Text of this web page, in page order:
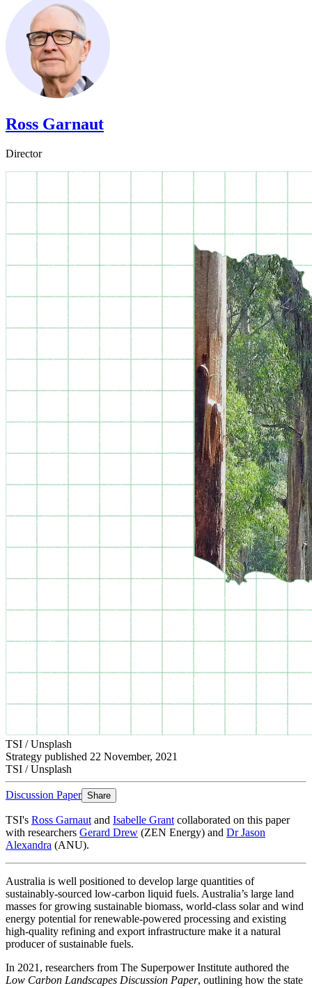
Ross Garnaut​​​​‌ ‍ ​‍​‍‌‍ ‌ ​‍‌‍‍‌‌‍‌ ‌‍‍‌‌‍ ‍​‍​‍​ ‍‍​‍​‍‌ ​ ‌‍​‌‌‍ ‍‌‍‍‌‌ ‌​‌ ‍‌​‍ ‍‌‍‍‌‌‍ ​‍​‍​‍ ​​‍​‍‌‍‍​‌ ​‍‌‍‌‌‌‍‌‍​‍​‍​ ‍‍​‍​‍‌‍‍​‌ ‌​‌ ‌​‌ ​​​ ‍‍​‍ ​‍ ‌‍ ​‌‍ ‌‍​ ‌‍​‌‌‍ ​‌‍‍​‌‍ ‌ ​ ‌ ‌​​ ‍‍​ ​ ​ ​ ​ ​ ​ ​ ​‍ ‌‍‍‌‌‍ ‍‌ ‌​‌‍‌‌‌‍ ‍‌ ‌​​‍ ‌‍‌‌‌‍‌​‌‍‍‌‌ ‌​​‍ ‌‍ ‌‌‍ ‌‍‌​‌‍‌‌​ ‌‌ ​​‌ ​‍‌‍‌‌‌ ​ ‌‍‌‌‌‍ ‍‌ ‌​‌‍​‌‌ ‌​‌‍‍‌‌‍ ‌‍ ‍​ ‍ ‌‍‍‌‌‍‌​​ ‌‌‍​‌​ ​ ‌‍‌‌‌‍​‌‌‍‌‍‌‍​‍​ ‌‌​ ​ ​‍ ‌‌‍​‌​ ‌‌​ ‌​​ ​‍​‍ ‌​ ‌​​ ​‌‌‍​‌​ ‌​​‍ ‌​ ‍​‌‍‌‍‌‍‌​‌‍‌‍​‍ ‌​ ​‍​ ​ ​ ‍​‌‍​ ‌‍​ ​ ‌‍​ ‍‌‌‍​‌​ ​ ‌‍‌​​ ​‍‌‍‌‌​ ‍ ‌ ‌​‌ ‍‌‌ ​​‌‍‌‌​ ‌‌‍​‌‌ ‌‌‌ ‌​‌‍‍​‌‍ ‌ ​‍​ ‍ ‌ ​​‌‍​‌‌ ‌​‌‍‍​​ ‌‌‍ ‍‌‍​‌‌‍ ‌‌‍‌‌​ ‌‍​‍‌‍​‌‌ ​ ‌‍‌‌‌‌‌‌‌ ​‍‌‍ ​​ ‌‌‍‍​‌ ‌​‌ ‌​‌ ​​​‍‌‌​ ​ ‌​​‌​‍‌‌​ ​‍‌​‌‍​‍‌‌​ ​‍‌​‌‍‌‍ ​‌‍ ‌‍​ ‌‍​‌‌‍ ​‌‍‍​‌‍ ‌ ​ ‌ ‌​​‍‌‌​ ​ ‌​​‌​ ​ ​ ​ ​ ​ ​ ​ ​‍‌‍‌‍‍‌‌‍‌​​ ‌‌‍​‌​ ​ ‌‍‌‌‌‍​‌‌‍‌‍‌‍​‍​ ‌‌​ ​ ​‍ ‌‌‍​‌​ ‌‌​ ‌​​ ​‍​‍ ‌​ ‌​​ ​‌‌‍​‌​ ‌​​‍ ‌​ ‍​‌‍‌‍‌‍‌​‌‍‌‍​‍ ‌​ ​‍​ ​ ​ ‍​‌‍​ ‌‍​ ​ ‌‍​ ‍‌‌‍​‌​ ​ ‌‍‌​​ ​‍‌‍‌‌​‍‌‍‌ ‌​‌ ‍‌‌ ​​‌‍‌‌​ ‌‌‍​‌‌ ‌‌‌ ‌​‌‍‍​‌‍ ‌ ​‍​‍‌‍‌ ​​‌‍​‌‌ ‌​‌‍‍​​ ‌‌‍ ‍‌‍​‌‌‍ ‌‌‍‌‌​‍‌‍‌ ​​‌‍‌‌‌ ​‍‌ ​ ‌ ​​‌‍‌‌‌‍​ ‌ ‌​‌‍‍‌‌ ‌‍‌‍‌‌​ ‌‌ ​​‌ ‌‌‌‍​‍‌‍ ​‌‍‍‌‌ ​ ‌‍‍​‌‍‌‌‌‍‌​​‍​‍‌ ‌
Director​​​​‌ ‍ ​‍​‍‌‍ ‌ ​‍‌‍‍‌‌‍‌ ‌‍‍‌‌‍ ‍​‍​‍​ ‍‍​‍​‍‌ ​ ‌‍​‌‌‍ ‍‌‍‍‌‌ ‌​‌ ‍‌​‍ ‍‌‍‍‌‌‍ ​‍​‍​‍ ​​‍​‍‌‍‍​‌ ​‍‌‍‌‌‌‍‌‍​‍​‍​ ‍‍​‍​‍‌‍‍​‌ ‌​‌ ‌​‌ ​​​ ‍‍​‍ ​‍ ‌‍ ​‌‍ ‌‍​ ‌‍​‌‌‍ ​‌‍‍​‌‍ ‌ ​ ‌ ‌​​ ‍‍​ ​ ​ ​ ​ ​ ​ ​ ​‍ ‌‍‍‌‌‍ ‍‌ ‌​‌‍‌‌‌‍ ‍‌ ‌​​‍ ‌‍‌‌‌‍‌​‌‍‍‌‌ ‌​​‍ ‌‍ ‌‌‍ ‌‍‌​‌‍‌‌​ ‌‌ ​​‌ ​‍‌‍‌‌‌ ​ ‌‍‌‌‌‍ ‍‌ ‌​‌‍​‌‌ ‌​‌‍‍‌‌‍ ‌‍ ‍​ ‍ ‌‍‍‌‌‍‌​​ ‌‌‍​‌​ ​ ‌‍‌‌‌‍​‌‌‍‌‍‌‍​‍​ ‌‌​ ​ ​‍ ‌‌‍​‌​ ‌‌​ ‌​​ ​‍​‍ ‌​ ‌​​ ​‌‌‍​‌​ ‌​​‍ ‌​ ‍​‌‍‌‍‌‍‌​‌‍‌‍​‍ ‌​ ​‍​ ​ ​ ‍​‌‍​ ‌‍​ ​ ‌‍​ ‍‌‌‍​‌​ ​ ‌‍‌​​ ​‍‌‍‌‌​ ‍ ‌ ‌​‌ ‍‌‌ ​​‌‍‌‌​ ‌‌‍​‌‌ ‌‌‌ ‌​‌‍‍​‌‍ ‌ ​‍​ ‍ ‌ ​​‌‍​‌‌ ‌​‌‍‍​​ ‌‌ ‌​‌‍‍‌‌ ‌​‌‍ ​‌‍‌‌​ ‌‍​‍‌‍​‌‌ ​ ‌‍‌‌‌‌‌‌‌ ​‍‌‍ ​​ ‌‌‍‍​‌ ‌​‌ ‌​‌ ​​​‍‌‌​ ​ ‌​​‌​‍‌‌​ ​‍‌​‌‍​‍‌‌​ ​‍‌​‌‍‌‍ ​‌‍ ‌‍​ ‌‍​‌‌‍ ​‌‍‍​‌‍ ‌ ​ ‌ ‌​​‍‌‌​ ​ ‌​​‌​ ​ ​ ​ ​ ​ ​ ​ ​‍‌‍‌‍‍‌‌‍‌​​ ‌‌‍​‌​ ​ ‌‍‌‌‌‍​‌‌‍‌‍‌‍​‍​ ‌‌​ ​ ​‍ ‌‌‍​‌​ ‌‌​ ‌​​ ​‍​‍ ‌​ ‌​​ ​‌‌‍​‌​ ‌​​‍ ‌​ ‍​‌‍‌‍‌‍‌​‌‍‌‍​‍ ‌​ ​‍​ ​ ​ ‍​‌‍​ ‌‍​ ​ ‌‍​ ‍‌‌‍​‌​ ​ ‌‍‌​​ ​‍‌‍‌‌​‍‌‍‌ ‌​‌ ‍‌‌ ​​‌‍‌‌​ ‌‌‍​‌‌ ‌‌‌ ‌​‌‍‍​‌‍ ‌ ​‍​‍‌‍‌ ​​‌‍​‌‌ ‌​‌‍‍​​ ‌‌ ‌​‌‍‍‌‌ ‌​‌‍ ​‌‍‌‌​‍‌‍‌ ​​‌‍‌‌‌ ​‍‌ ​ ‌ ​​‌‍‌‌‌‍​ ‌ ‌​‌‍‍‌‌ ‌‍‌‍‌‌​ ‌‌ ​​‌ ‌‌‌‍​‍‌‍ ​‌‍‍‌‌ ​ ‌‍‍​‌‍‌‌‌‍‌​​‍​‍‌ ‌
TSI / Unsplash​​​​‌ ‍ ​‍​‍‌‍ ‌ ​‍‌‍‍‌‌‍‌ ‌‍‍‌‌‍ ‍​‍​‍​ ‍‍​‍​‍‌ ​ ‌‍​‌‌‍ ‍‌‍‍‌‌ ‌​‌ ‍‌​‍ ‍‌‍‍‌‌‍ ​‍​‍​‍ ​​‍​‍‌‍‍​‌ ​‍‌‍‌‌‌‍‌‍​‍​‍​ ‍‍​‍​‍‌‍‍​‌ ‌​‌ ‌​‌ ​​​ ‍‍​‍ ​‍ ‌‍ ​‌‍ ‌‍​ ‌‍​‌‌‍ ​‌‍‍​‌‍ ‌ ​ ‌ ‌​​ ‍‍​ ​ ​ ​ ​ ​ ​ ​ ​‍ ‌‍‍‌‌‍ ‍‌ ‌​‌‍‌‌‌‍ ‍‌ ‌​​‍ ‌‍‌‌‌‍‌​‌‍‍‌‌ ‌​​‍ ‌‍ ‌‌‍ ‌‍‌​‌‍‌‌​ ‌‌ ​​‌ ​‍‌‍‌‌‌ ​ ‌‍‌‌‌‍ ‍‌ ‌​‌‍​‌‌ ‌​‌‍‍‌‌‍ ‌‍ ‍​ ‍ ‌‍‍‌‌‍‌​​ ‌​ ​‌​ ‌ ‌‍‌‍​ ‌​‌‍​‍‌‍‌‌‌‍‌​‌‍‌‌​‍ ‌‌‍‌​​ ​ ‌‍​‌​ ‌ ​‍ ‌​ ‌​​ ​ ​ ‌‌‌‍​‍​‍ ‌‌‍​‌‌‍‌‍‌‍​‌​ ‍​​‍ ‌‌‍‌‌‌‍​ ​ ‍‌​ ‌‍​ ​‌‌‍​ ​ ‍​​ ​‌​ ‍‌​ ​‌‌‍​‌​ ‌ ​ ‍ ‌ ‌​‌ ‍‌‌ ​​‌‍‌‌​ ‌‌ ‌ ‌‍ ‌ ​‍‌‍‍ ​ ‍ ‌ ​​‌‍​‌‌ ‌​‌‍‍​​ ‌‌ ‌​‌‍‍​‌ ‌‌‌‍ ‌‌‍​‍‌‍ ‍‌‍​‌‌‍‍‌‌‍ ​‌​​ ‌‍‍‌‌ ‌​‌‍‌‌​ ‌‍​‍‌‍​‌‌ ​ ‌‍‌‌‌‌‌‌‌ ​‍‌‍ ​​ ‌‌‍‍​‌ ‌​‌ ‌​‌ ​​​‍‌‌​ ​ ‌​​‌​‍‌‌​ ​‍‌​‌‍​‍‌‌​ ​‍‌​‌‍‌‍ ​‌‍ ‌‍​ ‌‍​‌‌‍ ​‌‍‍​‌‍ ‌ ​ ‌ ‌​​‍‌‌​ ​ ‌​​‌​ ​ ​ ​ ​ ​ ​ ​ ​‍‌‍‌‍‍‌‌‍‌​​ ‌​ ​‌​ ‌ ‌‍‌‍​ ‌​‌‍​‍‌‍‌‌‌‍‌​‌‍‌‌​‍ ‌‌‍‌​​ ​ ‌‍​‌​ ‌ ​‍ ‌​ ‌​​ ​ ​ ‌‌‌‍​‍​‍ ‌‌‍​‌‌‍‌‍‌‍​‌​ ‍​​‍ ‌‌‍‌‌‌‍​ ​ ‍‌​ ‌‍​ ​‌‌‍​ ​ ‍​​ ​‌​ ‍‌​ ​‌‌‍​‌​ ‌ ​‍‌‍‌ ‌​‌ ‍‌‌ ​​‌‍‌‌​ ‌‌ ‌ ‌‍ ‌ ​‍‌‍‍ ​‍‌‍‌ ​​‌‍​‌‌ ‌​‌‍‍​​ ‌‌ ‌​‌‍‍​‌ ‌‌‌‍ ‌‌‍​‍‌‍ ‍‌‍​‌‌‍‍‌‌‍ ​‌​​ ‌‍‍‌‌ ‌​‌‍‌‌​‍‌‍‌ ​​‌‍‌‌‌ ​‍‌ ​ ‌ ​​‌‍‌‌‌‍​ ‌ ‌​‌‍‍‌‌ ‌‍‌‍‌‌​ ‌‌ ​​‌ ‌‌‌‍​‍‌‍ ​‌‍‍‌‌ ​ ‌‍‍​‌‍‌‌‌‍‌​​‍​‍‌ ‌
Strategy published 22 November, 2021
TSI / Unsplash​​​​‌ ‍ ​‍​‍‌‍ ‌ ​‍‌‍‍‌‌‍‌ ‌‍‍‌‌‍ ‍​‍​‍​ ‍‍​‍​‍‌ ​ ‌‍​‌‌‍ ‍‌‍‍‌‌ ‌​‌ ‍‌​‍ ‍‌‍‍‌‌‍ ​‍​‍​‍ ​​‍​‍‌‍‍​‌ ​‍‌‍‌‌‌‍‌‍​‍​‍​ ‍‍​‍​‍‌‍‍​‌ ‌​‌ ‌​‌ ​​​ ‍‍​‍ ​‍ ‌‍ ​‌‍ ‌‍​ ‌‍​‌‌‍ ​‌‍‍​‌‍ ‌ ​ ‌ ‌​​ ‍‍​ ​ ​ ​ ​ ​ ​ ​ ​‍ ‌‍‍‌‌‍ ‍‌ ‌​‌‍‌‌‌‍ ‍‌ ‌​​‍ ‌‍‌‌‌‍‌​‌‍‍‌‌ ‌​​‍ ‌‍ ‌‌‍ ‌‍‌​‌‍‌‌​ ‌‌ ​​‌ ​‍‌‍‌‌‌ ​ ‌‍‌‌‌‍ ‍‌ ‌​‌‍​‌‌ ‌​‌‍‍‌‌‍ ‌‍ ‍​ ‍ ‌‍‍‌‌‍‌​​ ‌​ ​‌​ ‌ ‌‍‌‍​ ‌​‌‍​‍‌‍‌‌‌‍‌​‌‍‌‌​‍ ‌‌‍‌​​ ​ ‌‍​‌​ ‌ ​‍ ‌​ ‌​​ ​ ​ ‌‌‌‍​‍​‍ ‌‌‍​‌‌‍‌‍‌‍​‌​ ‍​​‍ ‌‌‍‌‌‌‍​ ​ ‍‌​ ‌‍​ ​‌‌‍​ ​ ‍​​ ​‌​ ‍‌​ ​‌‌‍​‌​ ‌ ​ ‍ ‌ ‌​‌ ‍‌‌ ​​‌‍‌‌​ ‌‌ ‌ ‌‍ ‌ ​‍‌‍‍ ​ ‍ ‌ ​​‌‍​‌‌ ‌​‌‍‍​​ ‌‌ ‌​‌‍‍​‌ ‌‌‌‍ ‌‌‍​‍‌‍ ‍‌‍​‌‌‍‍‌‌‍ ​‌​​ ‌‍‍‌‌ ‌​‌‍‌‌​ ‌‍​‍‌‍​‌‌ ​ ‌‍‌‌‌‌‌‌‌ ​‍‌‍ ​​ ‌‌‍‍​‌ ‌​‌ ‌​‌ ​​​‍‌‌​ ​ ‌​​‌​‍‌‌​ ​‍‌​‌‍​‍‌‌​ ​‍‌​‌‍‌‍ ​‌‍ ‌‍​ ‌‍​‌‌‍ ​‌‍‍​‌‍ ‌ ​ ‌ ‌​​‍‌‌​ ​ ‌​​‌​ ​ ​ ​ ​ ​ ​ ​ ​‍‌‍‌‍‍‌‌‍‌​​ ‌​ ​‌​ ‌ ‌‍‌‍​ ‌​‌‍​‍‌‍‌‌‌‍‌​‌‍‌‌​‍ ‌‌‍‌​​ ​ ‌‍​‌​ ‌ ​‍ ‌​ ‌​​ ​ ​ ‌‌‌‍​‍​‍ ‌‌‍​‌‌‍‌‍‌‍​‌​ ‍​​‍ ‌‌‍‌‌‌‍​ ​ ‍‌​ ‌‍​ ​‌‌‍​ ​ ‍​​ ​‌​ ‍‌​ ​‌‌‍​‌​ ‌ ​‍‌‍‌ ‌​‌ ‍‌‌ ​​‌‍‌‌​ ‌‌ ‌ ‌‍ ‌ ​‍‌‍‍ ​‍‌‍‌ ​​‌‍​‌‌ ‌​‌‍‍​​ ‌‌ ‌​‌‍‍​‌ ‌‌‌‍ ‌‌‍​‍‌‍ ‍‌‍​‌‌‍‍‌‌‍ ​‌​​ ‌‍‍‌‌ ‌​‌‍‌‌​‍‌‍‌ ​​‌‍‌‌‌ ​‍‌ ​ ‌ ​​‌‍‌‌‌‍​ ‌ ‌​‌‍‍‌‌ ‌‍‌‍‌‌​ ‌‌ ​​‌ ‌‌‌‍​‍‌‍ ​‌‍‍‌‌ ​ ‌‍‍​‌‍‌‌‌‍‌​​‍​‍‌ ‌
Discussion Paper​​​​‌ ‍ ​‍​‍‌‍ ‌ ​‍‌‍‍‌‌‍‌ ‌‍‍‌‌‍ ‍​‍​‍​ ‍‍​‍​‍‌ ​ ‌‍​‌‌‍ ‍‌‍‍‌‌ ‌​‌ ‍‌​‍ ‍‌‍‍‌‌‍ ​‍​‍​‍ ​​‍​‍‌‍‍​‌ ​‍‌‍‌‌‌‍‌‍​‍​‍​ ‍‍​‍​‍‌‍‍​‌ ‌​‌ ‌​‌ ​​​ ‍‍​‍ ​‍ ‌‍ ​‌‍ ‌‍​ ‌‍​‌‌‍ ​‌‍‍​‌‍ ‌ ​ ‌ ‌​​ ‍‍​ ​ ​ ​ ​ ​ ​ ​ ​‍ ‌‍‍‌‌‍ ‍‌ ‌​‌‍‌‌‌‍ ‍‌ ‌​​‍ ‌‍‌‌‌‍‌​‌‍‍‌‌ ‌​​‍ ‌‍ ‌‌‍ ‌‍‌​‌‍‌‌​ ‌‌ ​​‌ ​‍‌‍‌‌‌ ​ ‌‍‌‌‌‍ ‍‌ ‌​‌‍​‌‌ ‌​‌‍‍‌‌‍ ‌‍ ‍​ ‍ ‌‍‍‌‌‍‌​​ ‌​ ​‌​ ‌ ‌‍‌‍​ ‌​‌‍​‍‌‍‌‌‌‍‌​‌‍‌‌​‍ ‌‌‍‌​​ ​ ‌‍​‌​ ‌ ​‍ ‌​ ‌​​ ​ ​ ‌‌‌‍​‍​‍ ‌‌‍​‌‌‍‌‍‌‍​‌​ ‍​​‍ ‌‌‍‌‌‌‍​ ​ ‍‌​ ‌‍​ ​‌‌‍​ ​ ‍​​ ​‌​ ‍‌​ ​‌‌‍​‌​ ‌ ​ ‍ ‌ ‌​‌ ‍‌‌ ​​‌‍‌‌​ ‌‌ ‌ ‌‍ ‌ ​‍‌‍‍ ​ ‍ ‌ ​​‌‍​‌‌ ‌​‌‍‍​​ ‌‌‍‌​‌‍ ‌ ‌ ‌‍ ‍‌‍ ​‌‍ ‌‍​‌‌‍‌​‌ ​ ‌​​‌‌‍ ‍‌‍‌​‌​ ​‌‍‍‌‌‍ ‍‌‍‍ ‌ ​ ​‍‌‌​ ‌‌‌​​‍‌‌ ‌‍‍ ‌‍‌‌‌ ‍‌​‍‌‌​ ​ ‌​‌​​‍‌‌​ ​ ‌​‌​​‍‌‌​ ​‍​ ​‍‌‍​ ‌‍‌​​ ​‌​ ‍​​ ‌​​ ‌‍​ ‍‌‌‍​ ​ ‌ ​ ‌‌​ ​​‌‍‌‍​‍‌‌​ ​‍​ ​‍​‍‌‌​ ‌‌‌​‌​​‍ ‍‌ ‌​‌‍‍‌‌ ‌​‌‍ ​‌‍‌‌​ ‌‍​‍‌‍​‌‌ ​ ‌‍‌‌‌‌‌‌‌ ​‍‌‍ ​​ ‌‌‍‍​‌ ‌​‌ ‌​‌ ​​​‍‌‌​ ​ ‌​​‌​‍‌‌​ ​‍‌​‌‍​‍‌‌​ ​‍‌​‌‍‌‍ ​‌‍ ‌‍​ ‌‍​‌‌‍ ​‌‍‍​‌‍ ‌ ​ ‌ ‌​​‍‌‌​ ​ ‌​​‌​ ​ ​ ​ ​ ​ ​ ​ ​‍‌‍‌‍‍‌‌‍‌​​ ‌​ ​‌​ ‌ ‌‍‌‍​ ‌​‌‍​‍‌‍‌‌‌‍‌​‌‍‌‌​‍ ‌‌‍‌​​ ​ ‌‍​‌​ ‌ ​‍ ‌​ ‌​​ ​ ​ ‌‌‌‍​‍​‍ ‌‌‍​‌‌‍‌‍‌‍​‌​ ‍​​‍ ‌‌‍‌‌‌‍​ ​ ‍‌​ ‌‍​ ​‌‌‍​ ​ ‍​​ ​‌​ ‍‌​ ​‌‌‍​‌​ ‌ ​‍‌‍‌ ‌​‌ ‍‌‌ ​​‌‍‌‌​ ‌‌ ‌ ‌‍ ‌ ​‍‌‍‍ ​‍‌‍‌ ​​‌‍​‌‌ ‌​‌‍‍​​ ‌‌‍‌​‌‍ ‌ ‌ ‌‍ ‍‌‍ ​‌‍ ‌‍​‌‌‍‌​‌ ​ ‌​​‌‌‍ ‍‌‍‌​‌​ ​‌‍‍‌‌‍ ‍‌‍‍ ‌ ​ ​‍‌‌​ ‌‌‌​​‍‌‌ ‌‍‍ ‌‍‌‌‌ ‍‌​‍‌‌​ ​ ‌​‌​​‍‌‌​ ​ ‌​‌​​‍‌‌​ ​‍​ ​‍‌‍​ ‌‍‌​​ ​‌​ ‍​​ ‌​​ ‌‍​ ‍‌‌‍​ ​ ‌ ​ ‌‌​ ​​‌‍‌‍​‍‌‌​ ​‍​ ​‍​‍‌‌​ ‌‌‌​‌​​‍ ‍‌ ‌​‌‍‍‌‌ ‌​‌‍ ​‌‍‌‌​‍‌‍‌ ​​‌‍‌‌‌ ​‍‌ ​ ‌ ​​‌‍‌‌‌‍​ ‌ ‌​‌‍‍‌‌ ‌‍‌‍‌‌​ ‌‌ ​​‌ ‌‌‌‍​‍‌‍ ​‌‍‍‌‌ ​ ‌‍‍​‌‍‌‌‌‍‌​​‍​‍‌ ‌ Share
TSI's ​​​​‌ ‍ ​‍​‍‌‍ ‌ ​‍‌‍‍‌‌‍‌ ‌‍‍‌‌‍ ‍​‍​‍​ ‍‍​‍​‍‌ ​ ‌‍​‌‌‍ ‍‌‍‍‌‌ ‌​‌ ‍‌​‍ ‍‌‍‍‌‌‍ ​‍​‍​‍ ​​‍​‍‌‍‍​‌ ​‍‌‍‌‌‌‍‌‍​‍​‍​ ‍‍​‍​‍‌‍‍​‌ ‌​‌ ‌​‌ ​​​ ‍‍​‍ ​‍ ‌‍ ​‌‍ ‌‍​ ‌‍​‌‌‍ ​‌‍‍​‌‍ ‌ ​ ‌ ‌​​ ‍‍​ ​ ​ ​ ​ ​ ​ ​ ​‍ ‌‍‍‌‌‍ ‍‌ ‌​‌‍‌‌‌‍ ‍‌ ‌​​‍ ‌‍‌‌‌‍‌​‌‍‍‌‌ ‌​​‍ ‌‍ ‌‌‍ ‌‍‌​‌‍‌‌​ ‌‌ ​​‌ ​‍‌‍‌‌‌ ​ ‌‍‌‌‌‍ ‍‌ ‌​‌‍​‌‌ ‌​‌‍‍‌‌‍ ‌‍ ‍​ ‍ ‌‍‍‌‌‍‌​​ ‌​ ​‌​ ‌ ‌‍‌‍​ ‌​‌‍​‍‌‍‌‌‌‍‌​‌‍‌‌​‍ ‌‌‍‌​​ ​ ‌‍​‌​ ‌ ​‍ ‌​ ‌​​ ​ ​ ‌‌‌‍​‍​‍ ‌‌‍​‌‌‍‌‍‌‍​‌​ ‍​​‍ ‌‌‍‌‌‌‍​ ​ ‍‌​ ‌‍​ ​‌‌‍​ ​ ‍​​ ​‌​ ‍‌​ ​‌‌‍​‌​ ‌ ​ ‍ ‌ ‌​‌ ‍‌‌ ​​‌‍‌‌​ ‌‌ ‌ ‌‍ ‌ ​‍‌‍‍ ​ ‍ ‌ ​​‌‍​‌‌ ‌​‌‍‍​​ ‌‌‍​ ‌‍ ‌‍ ‍‌ ‌​‌‍‌‌‌‍ ‍‌ ‌​​‍‌‌​ ‌‌‌​​‍‌‌ ‌‍‍ ‌‍‌‌‌ ‍‌​‍‌‌​ ​ ‌​‌​​‍‌‌​ ​ ‌​‌​​‍‌‌​ ​‍​ ​‍​ ‍‌‌‍‌‍‌‍​ ‌‍​ ‌‍‌​​ ‌‍‌‍‌‌‌‍​ ‌‍‌‌‌‍‌​​ ​‌‌‍​‌​‍‌‌​ ​‍​ ​‍​‍‌‌​ ‌‌‌​‌​​‍ ‍‌‍​ ‌‍‍​‌‍‍‌‌‍ ​‌‍‌​‌ ​‍‌‍‌‌‌‍ ‍​‍‌‌​ ‌‌‌​​‍‌‌ ‌‍‍ ‌‍‌‌‌ ‍‌​‍‌‌​ ​ ‌​‌​​‍‌‌​ ​ ‌​‌​​‍‌‌​ ​‍​ ​‍​ ‌‌‌‍​‌‌‍​‍​ ‌‌​ ​​​ ​‌​ ‌ ​ ​‍​ ‌‌​ ‌‌‌‍‌‍​ ​‍​‍‌‌​ ​‍​ ​‍​‍‌‌​ ‌‌‌​‌​​‍ ‍‌ ‌​‌‍‌‌‌ ‍​‌ ‌​​ ‌‍​‍‌‍​‌‌ ​ ‌‍‌‌‌‌‌‌‌ ​‍‌‍ ​​ ‌‌‍‍​‌ ‌​‌ ‌​‌ ​​​‍‌‌​ ​ ‌​​‌​‍‌‌​ ​‍‌​‌‍​‍‌‌​ ​‍‌​‌‍‌‍ ​‌‍ ‌‍​ ‌‍​‌‌‍ ​‌‍‍​‌‍ ‌ ​ ‌ ‌​​‍‌‌​ ​ ‌​​‌​ ​ ​ ​ ​ ​ ​ ​ ​‍‌‍‌‍‍‌‌‍‌​​ ‌​ ​‌​ ‌ ‌‍‌‍​ ‌​‌‍​‍‌‍‌‌‌‍‌​‌‍‌‌​‍ ‌‌‍‌​​ ​ ‌‍​‌​ ‌ ​‍ ‌​ ‌​​ ​ ​ ‌‌‌‍​‍​‍ ‌‌‍​‌‌‍‌‍‌‍​‌​ ‍​​‍ ‌‌‍‌‌‌‍​ ​ ‍‌​ ‌‍​ ​‌‌‍​ ​ ‍​​ ​‌​ ‍‌​ ​‌‌‍​‌​ ‌ ​‍‌‍‌ ‌​‌ ‍‌‌ ​​‌‍‌‌​ ‌‌ ‌ ‌‍ ‌ ​‍‌‍‍ ​‍‌‍‌ ​​‌‍​‌‌ ‌​‌‍‍​​ ‌‌‍​ ‌‍ ‌‍ ‍‌ ‌​‌‍‌‌‌‍ ‍‌ ‌​​‍‌‌​ ‌‌‌​​‍‌‌ ‌‍‍ ‌‍‌‌‌ ‍‌​‍‌‌​ ​ ‌​‌​​‍‌‌​ ​ ‌​‌​​‍‌‌​ ​‍​ ​‍​ ‍‌‌‍‌‍‌‍​ ‌‍​ ‌‍‌​​ ‌‍‌‍‌‌‌‍​ ‌‍‌‌‌‍‌​​ ​‌‌‍​‌​‍‌‌​ ​‍​ ​‍​‍‌‌​ ‌‌‌​‌​​‍ ‍‌‍​ ‌‍‍​‌‍‍‌‌‍ ​‌‍‌​‌ ​‍‌‍‌‌‌‍ ‍​‍‌‌​ ‌‌‌​​‍‌‌ ‌‍‍ ‌‍‌‌‌ ‍‌​‍‌‌​ ​ ‌​‌​​‍‌‌​ ​ ‌​‌​​‍‌‌​ ​‍​ ​‍​ ‌‌‌‍​‌‌‍​‍​ ‌‌​ ​​​ ​‌​ ‌ ​ ​‍​ ‌‌​ ‌‌‌‍‌‍​ ​‍​‍‌‌​ ​‍​ ​‍​‍‌‌​ ‌‌‌​‌​​‍ ‍‌ ‌​‌‍‌‌‌ ‍​‌ ‌​​‍‌‍‌ ​​‌‍‌‌‌ ​‍‌ ​ ‌ ​​‌‍‌‌‌‍​ ‌ ‌​‌‍‍‌‌ ‌‍‌‍‌‌​ ‌‌ ​​‌ ‌‌‌‍​‍‌‍ ​‌‍‍‌‌ ​ ‌‍‍​‌‍‌‌‌‍‌​​‍​‍‌ ‌ Ross Garnaut​​​​‌ ‍ ​‍​‍‌‍ ‌ ​‍‌‍‍‌‌‍‌ ‌‍‍‌‌‍ ‍​‍​‍​ ‍‍​‍​‍‌ ​ ‌‍​‌‌‍ ‍‌‍‍‌‌ ‌​‌ ‍‌​‍ ‍‌‍‍‌‌‍ ​‍​‍​‍ ​​‍​‍‌‍‍​‌ ​‍‌‍‌‌‌‍‌‍​‍​‍​ ‍‍​‍​‍‌‍‍​‌ ‌​‌ ‌​‌ ​​​ ‍‍​‍ ​‍ ‌‍ ​‌‍ ‌‍​ ‌‍​‌‌‍ ​‌‍‍​‌‍ ‌ ​ ‌ ‌​​ ‍‍​ ​ ​ ​ ​ ​ ​ ​ ​‍ ‌‍‍‌‌‍ ‍‌ ‌​‌‍‌‌‌‍ ‍‌ ‌​​‍ ‌‍‌‌‌‍‌​‌‍‍‌‌ ‌​​‍ ‌‍ ‌‌‍ ‌‍‌​‌‍‌‌​ ‌‌ ​​‌ ​‍‌‍‌‌‌ ​ ‌‍‌‌‌‍ ‍‌ ‌​‌‍​‌‌ ‌​‌‍‍‌‌‍ ‌‍ ‍​ ‍ ‌‍‍‌‌‍‌​​ ‌​ ​‌​ ‌ ‌‍‌‍​ ‌​‌‍​‍‌‍‌‌‌‍‌​‌‍‌‌​‍ ‌‌‍‌​​ ​ ‌‍​‌​ ‌ ​‍ ‌​ ‌​​ ​ ​ ‌‌‌‍​‍​‍ ‌‌‍​‌‌‍‌‍‌‍​‌​ ‍​​‍ ‌‌‍‌‌‌‍​ ​ ‍‌​ ‌‍​ ​‌‌‍​ ​ ‍​​ ​‌​ ‍‌​ ​‌‌‍​‌​ ‌ ​ ‍ ‌ ‌​‌ ‍‌‌ ​​‌‍‌‌​ ‌‌ ‌ ‌‍ ‌ ​‍‌‍‍ ​ ‍ ‌ ​​‌‍​‌‌ ‌​‌‍‍​​ ‌‌‍​ ‌‍ ‌‍ ‍‌ ‌​‌‍‌‌‌‍ ‍‌ ‌​​‍‌‌​ ‌‌‌​​‍‌‌ ‌‍‍ ‌‍‌‌‌ ‍‌​‍‌‌​ ​ ‌​‌​​‍‌‌​ ​ ‌​‌​​‍‌‌​ ​‍​ ​‍​ ‍‌‌‍‌‍‌‍​ ‌‍​ ‌‍‌​​ ‌‍‌‍‌‌‌‍​ ‌‍‌‌‌‍‌​​ ​‌‌‍​‌​‍‌‌​ ​‍​ ​‍​‍‌‌​ ‌‌‌​‌​​‍ ‍‌‍​ ‌‍‍​‌‍‍‌‌‍ ​‌‍‌​‌ ​‍‌‍‌‌‌‍ ‍​‍‌‌​ ‌‌‌​​‍‌‌ ‌‍‍ ‌‍‌‌‌ ‍‌​‍‌‌​ ​ ‌​‌​​‍‌‌​ ​ ‌​‌​​‍‌‌​ ​‍​ ​‍​ ​ ​ ‌‍​ ​‍‌‍‌​​ ‌‌​ ​​​ ‌ ‌‍‌​​ ‍‌​ ‌​​ ‌‌‌‍‌‌​‍‌‌​ ​‍​ ​‍​‍‌‌​ ‌‌‌​‌​​‍ ‍‌ ‌​‌‍‌‌‌ ‍​‌ ‌​​ ‌‍​‍‌‍​‌‌ ​ ‌‍‌‌‌‌‌‌‌ ​‍‌‍ ​​ ‌‌‍‍​‌ ‌​‌ ‌​‌ ​​​‍‌‌​ ​ ‌​​‌​‍‌‌​ ​‍‌​‌‍​‍‌‌​ ​‍‌​‌‍‌‍ ​‌‍ ‌‍​ ‌‍​‌‌‍ ​‌‍‍​‌‍ ‌ ​ ‌ ‌​​‍‌‌​ ​ ‌​​‌​ ​ ​ ​ ​ ​ ​ ​ ​‍‌‍‌‍‍‌‌‍‌​​ ‌​ ​‌​ ‌ ‌‍‌‍​ ‌​‌‍​‍‌‍‌‌‌‍‌​‌‍‌‌​‍ ‌‌‍‌​​ ​ ‌‍​‌​ ‌ ​‍ ‌​ ‌​​ ​ ​ ‌‌‌‍​‍​‍ ‌‌‍​‌‌‍‌‍‌‍​‌​ ‍​​‍ ‌‌‍‌‌‌‍​ ​ ‍‌​ ‌‍​ ​‌‌‍​ ​ ‍​​ ​‌​ ‍‌​ ​‌‌‍​‌​ ‌ ​‍‌‍‌ ‌​‌ ‍‌‌ ​​‌‍‌‌​ ‌‌ ‌ ‌‍ ‌ ​‍‌‍‍ ​‍‌‍‌ ​​‌‍​‌‌ ‌​‌‍‍​​ ‌‌‍​ ‌‍ ‌‍ ‍‌ ‌​‌‍‌‌‌‍ ‍‌ ‌​​‍‌‌​ ‌‌‌​​‍‌‌ ‌‍‍ ‌‍‌‌‌ ‍‌​‍‌‌​ ​ ‌​‌​​‍‌‌​ ​ ‌​‌​​‍‌‌​ ​‍​ ​‍​ ‍‌‌‍‌‍‌‍​ ‌‍​ ‌‍‌​​ ‌‍‌‍‌‌‌‍​ ‌‍‌‌‌‍‌​​ ​‌‌‍​‌​‍‌‌​ ​‍​ ​‍​‍‌‌​ ‌‌‌​‌​​‍ ‍‌‍​ ‌‍‍​‌‍‍‌‌‍ ​‌‍‌​‌ ​‍‌‍‌‌‌‍ ‍​‍‌‌​ ‌‌‌​​‍‌‌ ‌‍‍ ‌‍‌‌‌ ‍‌​‍‌‌​ ​ ‌​‌​​‍‌‌​ ​ ‌​‌​​‍‌‌​ ​‍​ ​‍​ ​ ​ ‌‍​ ​‍‌‍‌​​ ‌‌​ ​​​ ‌ ‌‍‌​​ ‍‌​ ‌​​ ‌‌‌‍‌‌​‍‌‌​ ​‍​ ​‍​‍‌‌​ ‌‌‌​‌​​‍ ‍‌ ‌​‌‍‌‌‌ ‍​‌ ‌​​‍‌‍‌ ​​‌‍‌‌‌ ​‍‌ ​ ‌ ​​‌‍‌‌‌‍​ ‌ ‌​‌‍‍‌‌ ‌‍‌‍‌‌​ ‌‌ ​​‌ ‌‌‌‍​‍‌‍ ​‌‍‍‌‌ ​ ‌‍‍​‌‍‌‌‌‍‌​​‍​‍‌ ‌ and ​​​​‌ ‍ ​‍​‍‌‍ ‌ ​‍‌‍‍‌‌‍‌ ‌‍‍‌‌‍ ‍​‍​‍​ ‍‍​‍​‍‌ ​ ‌‍​‌‌‍ ‍‌‍‍‌‌ ‌​‌ ‍‌​‍ ‍‌‍‍‌‌‍ ​‍​‍​‍ ​​‍​‍‌‍‍​‌ ​‍‌‍‌‌‌‍‌‍​‍​‍​ ‍‍​‍​‍‌‍‍​‌ ‌​‌ ‌​‌ ​​​ ‍‍​‍ ​‍ ‌‍ ​‌‍ ‌‍​ ‌‍​‌‌‍ ​‌‍‍​‌‍ ‌ ​ ‌ ‌​​ ‍‍​ ​ ​ ​ ​ ​ ​ ​ ​‍ ‌‍‍‌‌‍ ‍‌ ‌​‌‍‌‌‌‍ ‍‌ ‌​​‍ ‌‍‌‌‌‍‌​‌‍‍‌‌ ‌​​‍ ‌‍ ‌‌‍ ‌‍‌​‌‍‌‌​ ‌‌ ​​‌ ​‍‌‍‌‌‌ ​ ‌‍‌‌‌‍ ‍‌ ‌​‌‍​‌‌ ‌​‌‍‍‌‌‍ ‌‍ ‍​ ‍ ‌‍‍‌‌‍‌​​ ‌​ ​‌​ ‌ ‌‍‌‍​ ‌​‌‍​‍‌‍‌‌‌‍‌​‌‍‌‌​‍ ‌‌‍‌​​ ​ ‌‍​‌​ ‌ ​‍ ‌​ ‌​​ ​ ​ ‌‌‌‍​‍​‍ ‌‌‍​‌‌‍‌‍‌‍​‌​ ‍​​‍ ‌‌‍‌‌‌‍​ ​ ‍‌​ ‌‍​ ​‌‌‍​ ​ ‍​​ ​‌​ ‍‌​ ​‌‌‍​‌​ ‌ ​ ‍ ‌ ‌​‌ ‍‌‌ ​​‌‍‌‌​ ‌‌ ‌ ‌‍ ‌ ​‍‌‍‍ ​ ‍ ‌ ​​‌‍​‌‌ ‌​‌‍‍​​ ‌‌‍​ ‌‍ ‌‍ ‍‌ ‌​‌‍‌‌‌‍ ‍‌ ‌​​‍‌‌​ ‌‌‌​​‍‌‌ ‌‍‍ ‌‍‌‌‌ ‍‌​‍‌‌​ ​ ‌​‌​​‍‌‌​ ​ ‌​‌​​‍‌‌​ ​‍​ ​‍​ ‍‌‌‍‌‍‌‍​ ‌‍​ ‌‍‌​​ ‌‍‌‍‌‌‌‍​ ‌‍‌‌‌‍‌​​ ​‌‌‍​‌​‍‌‌​ ​‍​ ​‍​‍‌‌​ ‌‌‌​‌​​‍ ‍‌‍​ ‌‍‍​‌‍‍‌‌‍ ​‌‍‌​‌ ​‍‌‍‌‌‌‍ ‍​‍‌‌​ ‌‌‌​​‍‌‌ ‌‍‍ ‌‍‌‌‌ ‍‌​‍‌‌​ ​ ‌​‌​​‍‌‌​ ​ ‌​‌​​‍‌‌​ ​‍​ ​‍‌‍‌‍​ ‍​​ ‌ ​ ‌​‌‍‌​‌‍​‍​ ​‍​ ‌ ‌‍‌​​ ​​​ ‌​​ ‌​​‍‌‌​ ​‍​ ​‍​‍‌‌​ ‌‌‌​‌​​‍ ‍‌ ‌​‌‍‌‌‌ ‍​‌ ‌​​ ‌‍​‍‌‍​‌‌ ​ ‌‍‌‌‌‌‌‌‌ ​‍‌‍ ​​ ‌‌‍‍​‌ ‌​‌ ‌​‌ ​​​‍‌‌​ ​ ‌​​‌​‍‌‌​ ​‍‌​‌‍​‍‌‌​ ​‍‌​‌‍‌‍ ​‌‍ ‌‍​ ‌‍​‌‌‍ ​‌‍‍​‌‍ ‌ ​ ‌ ‌​​‍‌‌​ ​ ‌​​‌​ ​ ​ ​ ​ ​ ​ ​ ​‍‌‍‌‍‍‌‌‍‌​​ ‌​ ​‌​ ‌ ‌‍‌‍​ ‌​‌‍​‍‌‍‌‌‌‍‌​‌‍‌‌​‍ ‌‌‍‌​​ ​ ‌‍​‌​ ‌ ​‍ ‌​ ‌​​ ​ ​ ‌‌‌‍​‍​‍ ‌‌‍​‌‌‍‌‍‌‍​‌​ ‍​​‍ ‌‌‍‌‌‌‍​ ​ ‍‌​ ‌‍​ ​‌‌‍​ ​ ‍​​ ​‌​ ‍‌​ ​‌‌‍​‌​ ‌ ​‍‌‍‌ ‌​‌ ‍‌‌ ​​‌‍‌‌​ ‌‌ ‌ ‌‍ ‌ ​‍‌‍‍ ​‍‌‍‌ ​​‌‍​‌‌ ‌​‌‍‍​​ ‌‌‍​ ‌‍ ‌‍ ‍‌ ‌​‌‍‌‌‌‍ ‍‌ ‌​​‍‌‌​ ‌‌‌​​‍‌‌ ‌‍‍ ‌‍‌‌‌ ‍‌​‍‌‌​ ​ ‌​‌​​‍‌‌​ ​ ‌​‌​​‍‌‌​ ​‍​ ​‍​ ‍‌‌‍‌‍‌‍​ ‌‍​ ‌‍‌​​ ‌‍‌‍‌‌‌‍​ ‌‍‌‌‌‍‌​​ ​‌‌‍​‌​‍‌‌​ ​‍​ ​‍​‍‌‌​ ‌‌‌​‌​​‍ ‍‌‍​ ‌‍‍​‌‍‍‌‌‍ ​‌‍‌​‌ ​‍‌‍‌‌‌‍ ‍​‍‌‌​ ‌‌‌​​‍‌‌ ‌‍‍ ‌‍‌‌‌ ‍‌​‍‌‌​ ​ ‌​‌​​‍‌‌​ ​ ‌​‌​​‍‌‌​ ​‍​ ​‍‌‍‌‍​ ‍​​ ‌ ​ ‌​‌‍‌​‌‍​‍​ ​‍​ ‌ ‌‍‌​​ ​​​ ‌​​ ‌​​‍‌‌​ ​‍​ ​‍​‍‌‌​ ‌‌‌​‌​​‍ ‍‌ ‌​‌‍‌‌‌ ‍​‌ ‌​​‍‌‍‌ ​​‌‍‌‌‌ ​‍‌ ​ ‌ ​​‌‍‌‌‌‍​ ‌ ‌​‌‍‍‌‌ ‌‍‌‍‌‌​ ‌‌ ​​‌ ‌‌‌‍​‍‌‍ ​‌‍‍‌‌ ​ ‌‍‍​‌‍‌‌‌‍‌​​‍​‍‌ ‌ Isabelle Grant​​​​‌ ‍ ​‍​‍‌‍ ‌ ​‍‌‍‍‌‌‍‌ ‌‍‍‌‌‍ ‍​‍​‍​ ‍‍​‍​‍‌ ​ ‌‍​‌‌‍ ‍‌‍‍‌‌ ‌​‌ ‍‌​‍ ‍‌‍‍‌‌‍ ​‍​‍​‍ ​​‍​‍‌‍‍​‌ ​‍‌‍‌‌‌‍‌‍​‍​‍​ ‍‍​‍​‍‌‍‍​‌ ‌​‌ ‌​‌ ​​​ ‍‍​‍ ​‍ ‌‍ ​‌‍ ‌‍​ ‌‍​‌‌‍ ​‌‍‍​‌‍ ‌ ​ ‌ ‌​​ ‍‍​ ​ ​ ​ ​ ​ ​ ​ ​‍ ‌‍‍‌‌‍ ‍‌ ‌​‌‍‌‌‌‍ ‍‌ ‌​​‍ ‌‍‌‌‌‍‌​‌‍‍‌‌ ‌​​‍ ‌‍ ‌‌‍ ‌‍‌​‌‍‌‌​ ‌‌ ​​‌ ​‍‌‍‌‌‌ ​ ‌‍‌‌‌‍ ‍‌ ‌​‌‍​‌‌ ‌​‌‍‍‌‌‍ ‌‍ ‍​ ‍ ‌‍‍‌‌‍‌​​ ‌​ ​‌​ ‌ ‌‍‌‍​ ‌​‌‍​‍‌‍‌‌‌‍‌​‌‍‌‌​‍ ‌‌‍‌​​ ​ ‌‍​‌​ ‌ ​‍ ‌​ ‌​​ ​ ​ ‌‌‌‍​‍​‍ ‌‌‍​‌‌‍‌‍‌‍​‌​ ‍​​‍ ‌‌‍‌‌‌‍​ ​ ‍‌​ ‌‍​ ​‌‌‍​ ​ ‍​​ ​‌​ ‍‌​ ​‌‌‍​‌​ ‌ ​ ‍ ‌ ‌​‌ ‍‌‌ ​​‌‍‌‌​ ‌‌ ‌ ‌‍ ‌ ​‍‌‍‍ ​ ‍ ‌ ​​‌‍​‌‌ ‌​‌‍‍​​ ‌‌‍​ ‌‍ ‌‍ ‍‌ ‌​‌‍‌‌‌‍ ‍‌ ‌​​‍‌‌​ ‌‌‌​​‍‌‌ ‌‍‍ ‌‍‌‌‌ ‍‌​‍‌‌​ ​ ‌​‌​​‍‌‌​ ​ ‌​‌​​‍‌‌​ ​‍​ ​‍​ ‍‌‌‍‌‍‌‍​ ‌‍​ ‌‍‌​​ ‌‍‌‍‌‌‌‍​ ‌‍‌‌‌‍‌​​ ​‌‌‍​‌​‍‌‌​ ​‍​ ​‍​‍‌‌​ ‌‌‌​‌​​‍ ‍‌‍​ ‌‍‍​‌‍‍‌‌‍ ​‌‍‌​‌ ​‍‌‍‌‌‌‍ ‍​‍‌‌​ ‌‌‌​​‍‌‌ ‌‍‍ ‌‍‌‌‌ ‍‌​‍‌‌​ ​ ‌​‌​​‍‌‌​ ​ ‌​‌​​‍‌‌​ ​‍​ ​‍‌‍‌‍‌‍‌‍‌‍‌‌​ ‌‌​ ​​​ ​‌​ ​​‌‍​ ​ ‌‌​ ‌‌​ ‌‌​ ​ ​‍‌‌​ ​‍​ ​‍​‍‌‌​ ‌‌‌​‌​​‍ ‍‌ ‌​‌‍‌‌‌ ‍​‌ ‌​​ ‌‍​‍‌‍​‌‌ ​ ‌‍‌‌‌‌‌‌‌ ​‍‌‍ ​​ ‌‌‍‍​‌ ‌​‌ ‌​‌ ​​​‍‌‌​ ​ ‌​​‌​‍‌‌​ ​‍‌​‌‍​‍‌‌​ ​‍‌​‌‍‌‍ ​‌‍ ‌‍​ ‌‍​‌‌‍ ​‌‍‍​‌‍ ‌ ​ ‌ ‌​​‍‌‌​ ​ ‌​​‌​ ​ ​ ​ ​ ​ ​ ​ ​‍‌‍‌‍‍‌‌‍‌​​ ‌​ ​‌​ ‌ ‌‍‌‍​ ‌​‌‍​‍‌‍‌‌‌‍‌​‌‍‌‌​‍ ‌‌‍‌​​ ​ ‌‍​‌​ ‌ ​‍ ‌​ ‌​​ ​ ​ ‌‌‌‍​‍​‍ ‌‌‍​‌‌‍‌‍‌‍​‌​ ‍​​‍ ‌‌‍‌‌‌‍​ ​ ‍‌​ ‌‍​ ​‌‌‍​ ​ ‍​​ ​‌​ ‍‌​ ​‌‌‍​‌​ ‌ ​‍‌‍‌ ‌​‌ ‍‌‌ ​​‌‍‌‌​ ‌‌ ‌ ‌‍ ‌ ​‍‌‍‍ ​‍‌‍‌ ​​‌‍​‌‌ ‌​‌‍‍​​ ‌‌‍​ ‌‍ ‌‍ ‍‌ ‌​‌‍‌‌‌‍ ‍‌ ‌​​‍‌‌​ ‌‌‌​​‍‌‌ ‌‍‍ ‌‍‌‌‌ ‍‌​‍‌‌​ ​ ‌​‌​​‍‌‌​ ​ ‌​‌​​‍‌‌​ ​‍​ ​‍​ ‍‌‌‍‌‍‌‍​ ‌‍​ ‌‍‌​​ ‌‍‌‍‌‌‌‍​ ‌‍‌‌‌‍‌​​ ​‌‌‍​‌​‍‌‌​ ​‍​ ​‍​‍‌‌​ ‌‌‌​‌​​‍ ‍‌‍​ ‌‍‍​‌‍‍‌‌‍ ​‌‍‌​‌ ​‍‌‍‌‌‌‍ ‍​‍‌‌​ ‌‌‌​​‍‌‌ ‌‍‍ ‌‍‌‌‌ ‍‌​‍‌‌​ ​ ‌​‌​​‍‌‌​ ​ ‌​‌​​‍‌‌​ ​‍​ ​‍‌‍‌‍‌‍‌‍‌‍‌‌​ ‌‌​ ​​​ ​‌​ ​​‌‍​ ​ ‌‌​ ‌‌​ ‌‌​ ​ ​‍‌‌​ ​‍​ ​‍​‍‌‌​ ‌‌‌​‌​​‍ ‍‌ ‌​‌‍‌‌‌ ‍​‌ ‌​​‍‌‍‌ ​​‌‍‌‌‌ ​‍‌ ​ ‌ ​​‌‍‌‌‌‍​ ‌ ‌​‌‍‍‌‌ ‌‍‌‍‌‌​ ‌‌ ​​‌ ‌‌‌‍​‍‌‍ ​‌‍‍‌‌ ​ ‌‍‍​‌‍‌‌‌‍‌​​‍​‍‌ ‌ collaborated on this paper
with researchers ​​​​‌ ‍ ​‍​‍‌‍ ‌ ​‍‌‍‍‌‌‍‌ ‌‍‍‌‌‍ ‍​‍​‍​ ‍‍​‍​‍‌ ​ ‌‍​‌‌‍ ‍‌‍‍‌‌ ‌​‌ ‍‌​‍ ‍‌‍‍‌‌‍ ​‍​‍​‍ ​​‍​‍‌‍‍​‌ ​‍‌‍‌‌‌‍‌‍​‍​‍​ ‍‍​‍​‍‌‍‍​‌ ‌​‌ ‌​‌ ​​​ ‍‍​‍ ​‍ ‌‍ ​‌‍ ‌‍​ ‌‍​‌‌‍ ​‌‍‍​‌‍ ‌ ​ ‌ ‌​​ ‍‍​ ​ ​ ​ ​ ​ ​ ​ ​‍ ‌‍‍‌‌‍ ‍‌ ‌​‌‍‌‌‌‍ ‍‌ ‌​​‍ ‌‍‌‌‌‍‌​‌‍‍‌‌ ‌​​‍ ‌‍ ‌‌‍ ‌‍‌​‌‍‌‌​ ‌‌ ​​‌ ​‍‌‍‌‌‌ ​ ‌‍‌‌‌‍ ‍‌ ‌​‌‍​‌‌ ‌​‌‍‍‌‌‍ ‌‍ ‍​ ‍ ‌‍‍‌‌‍‌​​ ‌​ ​‌​ ‌ ‌‍‌‍​ ‌​‌‍​‍‌‍‌‌‌‍‌​‌‍‌‌​‍ ‌‌‍‌​​ ​ ‌‍​‌​ ‌ ​‍ ‌​ ‌​​ ​ ​ ‌‌‌‍​‍​‍ ‌‌‍​‌‌‍‌‍‌‍​‌​ ‍​​‍ ‌‌‍‌‌‌‍​ ​ ‍‌​ ‌‍​ ​‌‌‍​ ​ ‍​​ ​‌​ ‍‌​ ​‌‌‍​‌​ ‌ ​ ‍ ‌ ‌​‌ ‍‌‌ ​​‌‍‌‌​ ‌‌ ‌ ‌‍ ‌ ​‍‌‍‍ ​ ‍ ‌ ​​‌‍​‌‌ ‌​‌‍‍​​ ‌‌‍​ ‌‍ ‌‍ ‍‌ ‌​‌‍‌‌‌‍ ‍‌ ‌​​‍‌‌​ ‌‌‌​​‍‌‌ ‌‍‍ ‌‍‌‌‌ ‍‌​‍‌‌​ ​ ‌​‌​​‍‌‌​ ​ ‌​‌​​‍‌‌​ ​‍​ ​‍​ ‍‌‌‍‌‍‌‍​ ‌‍​ ‌‍‌​​ ‌‍‌‍‌‌‌‍​ ‌‍‌‌‌‍‌​​ ​‌‌‍​‌​‍‌‌​ ​‍​ ​‍​‍‌‌​ ‌‌‌​‌​​‍ ‍‌‍​ ‌‍‍​‌‍‍‌‌‍ ​‌‍‌​‌ ​‍‌‍‌‌‌‍ ‍​‍‌‌​ ‌‌‌​​‍‌‌ ‌‍‍ ‌‍‌‌‌ ‍‌​‍‌‌​ ​ ‌​‌​​‍‌‌​ ​ ‌​‌​​‍‌‌​ ​‍​ ​‍​ ​ ​ ​‌​ ​‌​ ‌‍‌‍​‍​ ‌‌​ ‌​‌‍‌‍​ ​‍‌‍‌‍​ ‌ ​ ‌‍​‍‌‌​ ​‍​ ​‍​‍‌‌​ ‌‌‌​‌​​‍ ‍‌ ‌​‌‍‌‌‌ ‍​‌ ‌​​ ‌‍​‍‌‍​‌‌ ​ ‌‍‌‌‌‌‌‌‌ ​‍‌‍ ​​ ‌‌‍‍​‌ ‌​‌ ‌​‌ ​​​‍‌‌​ ​ ‌​​‌​‍‌‌​ ​‍‌​‌‍​‍‌‌​ ​‍‌​‌‍‌‍ ​‌‍ ‌‍​ ‌‍​‌‌‍ ​‌‍‍​‌‍ ‌ ​ ‌ ‌​​‍‌‌​ ​ ‌​​‌​ ​ ​ ​ ​ ​ ​ ​ ​‍‌‍‌‍‍‌‌‍‌​​ ‌​ ​‌​ ‌ ‌‍‌‍​ ‌​‌‍​‍‌‍‌‌‌‍‌​‌‍‌‌​‍ ‌‌‍‌​​ ​ ‌‍​‌​ ‌ ​‍ ‌​ ‌​​ ​ ​ ‌‌‌‍​‍​‍ ‌‌‍​‌‌‍‌‍‌‍​‌​ ‍​​‍ ‌‌‍‌‌‌‍​ ​ ‍‌​ ‌‍​ ​‌‌‍​ ​ ‍​​ ​‌​ ‍‌​ ​‌‌‍​‌​ ‌ ​‍‌‍‌ ‌​‌ ‍‌‌ ​​‌‍‌‌​ ‌‌ ‌ ‌‍ ‌ ​‍‌‍‍ ​‍‌‍‌ ​​‌‍​‌‌ ‌​‌‍‍​​ ‌‌‍​ ‌‍ ‌‍ ‍‌ ‌​‌‍‌‌‌‍ ‍‌ ‌​​‍‌‌​ ‌‌‌​​‍‌‌ ‌‍‍ ‌‍‌‌‌ ‍‌​‍‌‌​ ​ ‌​‌​​‍‌‌​ ​ ‌​‌​​‍‌‌​ ​‍​ ​‍​ ‍‌‌‍‌‍‌‍​ ‌‍​ ‌‍‌​​ ‌‍‌‍‌‌‌‍​ ‌‍‌‌‌‍‌​​ ​‌‌‍​‌​‍‌‌​ ​‍​ ​‍​‍‌‌​ ‌‌‌​‌​​‍ ‍‌‍​ ‌‍‍​‌‍‍‌‌‍ ​‌‍‌​‌ ​‍‌‍‌‌‌‍ ‍​‍‌‌​ ‌‌‌​​‍‌‌ ‌‍‍ ‌‍‌‌‌ ‍‌​‍‌‌​ ​ ‌​‌​​‍‌‌​ ​ ‌​‌​​‍‌‌​ ​‍​ ​‍​ ​ ​ ​‌​ ​‌​ ‌‍‌‍​‍​ ‌‌​ ‌​‌‍‌‍​ ​‍‌‍‌‍​ ‌ ​ ‌‍​‍‌‌​ ​‍​ ​‍​‍‌‌​ ‌‌‌​‌​​‍ ‍‌ ‌​‌‍‌‌‌ ‍​‌ ‌​​‍‌‍‌ ​​‌‍‌‌‌ ​‍‌ ​ ‌ ​​‌‍‌‌‌‍​ ‌ ‌​‌‍‍‌‌ ‌‍‌‍‌‌​ ‌‌ ​​‌ ‌‌‌‍​‍‌‍ ​‌‍‍‌‌ ​ ‌‍‍​‌‍‌‌‌‍‌​​‍​‍‌ ‌ Gerard Drew​​​​‌ ‍ ​‍​‍‌‍ ‌ ​‍‌‍‍‌‌‍‌ ‌‍‍‌‌‍ ‍​‍​‍​ ‍‍​‍​‍‌ ​ ‌‍​‌‌‍ ‍‌‍‍‌‌ ‌​‌ ‍‌​‍ ‍‌‍‍‌‌‍ ​‍​‍​‍ ​​‍​‍‌‍‍​‌ ​‍‌‍‌‌‌‍‌‍​‍​‍​ ‍‍​‍​‍‌‍‍​‌ ‌​‌ ‌​‌ ​​​ ‍‍​‍ ​‍ ‌‍ ​‌‍ ‌‍​ ‌‍​‌‌‍ ​‌‍‍​‌‍ ‌ ​ ‌ ‌​​ ‍‍​ ​ ​ ​ ​ ​ ​ ​ ​‍ ‌‍‍‌‌‍ ‍‌ ‌​‌‍‌‌‌‍ ‍‌ ‌​​‍ ‌‍‌‌‌‍‌​‌‍‍‌‌ ‌​​‍ ‌‍ ‌‌‍ ‌‍‌​‌‍‌‌​ ‌‌ ​​‌ ​‍‌‍‌‌‌ ​ ‌‍‌‌‌‍ ‍‌ ‌​‌‍​‌‌ ‌​‌‍‍‌‌‍ ‌‍ ‍​ ‍ ‌‍‍‌‌‍‌​​ ‌​ ​‌​ ‌ ‌‍‌‍​ ‌​‌‍​‍‌‍‌‌‌‍‌​‌‍‌‌​‍ ‌‌‍‌​​ ​ ‌‍​‌​ ‌ ​‍ ‌​ ‌​​ ​ ​ ‌‌‌‍​‍​‍ ‌‌‍​‌‌‍‌‍‌‍​‌​ ‍​​‍ ‌‌‍‌‌‌‍​ ​ ‍‌​ ‌‍​ ​‌‌‍​ ​ ‍​​ ​‌​ ‍‌​ ​‌‌‍​‌​ ‌ ​ ‍ ‌ ‌​‌ ‍‌‌ ​​‌‍‌‌​ ‌‌ ‌ ‌‍ ‌ ​‍‌‍‍ ​ ‍ ‌ ​​‌‍​‌‌ ‌​‌‍‍​​ ‌‌‍​ ‌‍ ‌‍ ‍‌ ‌​‌‍‌‌‌‍ ‍‌ ‌​​‍‌‌​ ‌‌‌​​‍‌‌ ‌‍‍ ‌‍‌‌‌ ‍‌​‍‌‌​ ​ ‌​‌​​‍‌‌​ ​ ‌​‌​​‍‌‌​ ​‍​ ​‍​ ‍‌‌‍‌‍‌‍​ ‌‍​ ‌‍‌​​ ‌‍‌‍‌‌‌‍​ ‌‍‌‌‌‍‌​​ ​‌‌‍​‌​‍‌‌​ ​‍​ ​‍​‍‌‌​ ‌‌‌​‌​​‍ ‍‌‍​ ‌‍‍​‌‍‍‌‌‍ ​‌‍‌​‌ ​‍‌‍‌‌‌‍ ‍​‍‌‌​ ‌‌‌​​‍‌‌ ‌‍‍ ‌‍‌‌‌ ‍‌​‍‌‌​ ​ ‌​‌​​‍‌‌​ ​ ‌​‌​​‍‌‌​ ​‍​ ​‍​ ‌ ​ ‌ ​ ​‌​ ‍‌‌‍‌​‌‍​‌​ ​​‌‍‌​​ ‌ ​ ​‍​ ‍‌​ ‌‌​‍‌‌​ ​‍​ ​‍​‍‌‌​ ‌‌‌​‌​​‍ ‍‌ ‌​‌‍‌‌‌ ‍​‌ ‌​​ ‌‍​‍‌‍​‌‌ ​ ‌‍‌‌‌‌‌‌‌ ​‍‌‍ ​​ ‌‌‍‍​‌ ‌​‌ ‌​‌ ​​​‍‌‌​ ​ ‌​​‌​‍‌‌​ ​‍‌​‌‍​‍‌‌​ ​‍‌​‌‍‌‍ ​‌‍ ‌‍​ ‌‍​‌‌‍ ​‌‍‍​‌‍ ‌ ​ ‌ ‌​​‍‌‌​ ​ ‌​​‌​ ​ ​ ​ ​ ​ ​ ​ ​‍‌‍‌‍‍‌‌‍‌​​ ‌​ ​‌​ ‌ ‌‍‌‍​ ‌​‌‍​‍‌‍‌‌‌‍‌​‌‍‌‌​‍ ‌‌‍‌​​ ​ ‌‍​‌​ ‌ ​‍ ‌​ ‌​​ ​ ​ ‌‌‌‍​‍​‍ ‌‌‍​‌‌‍‌‍‌‍​‌​ ‍​​‍ ‌‌‍‌‌‌‍​ ​ ‍‌​ ‌‍​ ​‌‌‍​ ​ ‍​​ ​‌​ ‍‌​ ​‌‌‍​‌​ ‌ ​‍‌‍‌ ‌​‌ ‍‌‌ ​​‌‍‌‌​ ‌‌ ‌ ‌‍ ‌ ​‍‌‍‍ ​‍‌‍‌ ​​‌‍​‌‌ ‌​‌‍‍​​ ‌‌‍​ ‌‍ ‌‍ ‍‌ ‌​‌‍‌‌‌‍ ‍‌ ‌​​‍‌‌​ ‌‌‌​​‍‌‌ ‌‍‍ ‌‍‌‌‌ ‍‌​‍‌‌​ ​ ‌​‌​​‍‌‌​ ​ ‌​‌​​‍‌‌​ ​‍​ ​‍​ ‍‌‌‍‌‍‌‍​ ‌‍​ ‌‍‌​​ ‌‍‌‍‌‌‌‍​ ‌‍‌‌‌‍‌​​ ​‌‌‍​‌​‍‌‌​ ​‍​ ​‍​‍‌‌​ ‌‌‌​‌​​‍ ‍‌‍​ ‌‍‍​‌‍‍‌‌‍ ​‌‍‌​‌ ​‍‌‍‌‌‌‍ ‍​‍‌‌​ ‌‌‌​​‍‌‌ ‌‍‍ ‌‍‌‌‌ ‍‌​‍‌‌​ ​ ‌​‌​​‍‌‌​ ​ ‌​‌​​‍‌‌​ ​‍​ ​‍​ ‌ ​ ‌ ​ ​‌​ ‍‌‌‍‌​‌‍​‌​ ​​‌‍‌​​ ‌ ​ ​‍​ ‍‌​ ‌‌​‍‌‌​ ​‍​ ​‍​‍‌‌​ ‌‌‌​‌​​‍ ‍‌ ‌​‌‍‌‌‌ ‍​‌ ‌​​‍‌‍‌ ​​‌‍‌‌‌ ​‍‌ ​ ‌ ​​‌‍‌‌‌‍​ ‌ ‌​‌‍‍‌‌ ‌‍‌‍‌‌​ ‌‌ ​​‌ ‌‌‌‍​‍‌‍ ​‌‍‍‌‌ ​ ‌‍‍​‌‍‌‌‌‍‌​​‍​‍‌ ‌ (ZEN Energy) and ​​​​‌ ‍ ​‍​‍‌‍ ‌ ​‍‌‍‍‌‌‍‌ ‌‍‍‌‌‍ ‍​‍​‍​ ‍‍​‍​‍‌ ​ ‌‍​‌‌‍ ‍‌‍‍‌‌ ‌​‌ ‍‌​‍ ‍‌‍‍‌‌‍ ​‍​‍​‍ ​​‍​‍‌‍‍​‌ ​‍‌‍‌‌‌‍‌‍​‍​‍​ ‍‍​‍​‍‌‍‍​‌ ‌​‌ ‌​‌ ​​​ ‍‍​‍ ​‍ ‌‍ ​‌‍ ‌‍​ ‌‍​‌‌‍ ​‌‍‍​‌‍ ‌ ​ ‌ ‌​​ ‍‍​ ​ ​ ​ ​ ​ ​ ​ ​‍ ‌‍‍‌‌‍ ‍‌ ‌​‌‍‌‌‌‍ ‍‌ ‌​​‍ ‌‍‌‌‌‍‌​‌‍‍‌‌ ‌​​‍ ‌‍ ‌‌‍ ‌‍‌​‌‍‌‌​ ‌‌ ​​‌ ​‍‌‍‌‌‌ ​ ‌‍‌‌‌‍ ‍‌ ‌​‌‍​‌‌ ‌​‌‍‍‌‌‍ ‌‍ ‍​ ‍ ‌‍‍‌‌‍‌​​ ‌​ ​‌​ ‌ ‌‍‌‍​ ‌​‌‍​‍‌‍‌‌‌‍‌​‌‍‌‌​‍ ‌‌‍‌​​ ​ ‌‍​‌​ ‌ ​‍ ‌​ ‌​​ ​ ​ ‌‌‌‍​‍​‍ ‌‌‍​‌‌‍‌‍‌‍​‌​ ‍​​‍ ‌‌‍‌‌‌‍​ ​ ‍‌​ ‌‍​ ​‌‌‍​ ​ ‍​​ ​‌​ ‍‌​ ​‌‌‍​‌​ ‌ ​ ‍ ‌ ‌​‌ ‍‌‌ ​​‌‍‌‌​ ‌‌ ‌ ‌‍ ‌ ​‍‌‍‍ ​ ‍ ‌ ​​‌‍​‌‌ ‌​‌‍‍​​ ‌‌‍​ ‌‍ ‌‍ ‍‌ ‌​‌‍‌‌‌‍ ‍‌ ‌​​‍‌‌​ ‌‌‌​​‍‌‌ ‌‍‍ ‌‍‌‌‌ ‍‌​‍‌‌​ ​ ‌​‌​​‍‌‌​ ​ ‌​‌​​‍‌‌​ ​‍​ ​‍​ ‍‌‌‍‌‍‌‍​ ‌‍​ ‌‍‌​​ ‌‍‌‍‌‌‌‍​ ‌‍‌‌‌‍‌​​ ​‌‌‍​‌​‍‌‌​ ​‍​ ​‍​‍‌‌​ ‌‌‌​‌​​‍ ‍‌‍​ ‌‍‍​‌‍‍‌‌‍ ​‌‍‌​‌ ​‍‌‍‌‌‌‍ ‍​‍‌‌​ ‌‌‌​​‍‌‌ ‌‍‍ ‌‍‌‌‌ ‍‌​‍‌‌​ ​ ‌​‌​​‍‌‌​ ​ ‌​‌​​‍‌‌​ ​‍​ ​‍‌‍​ ‌‍‌‌‌‍​‌​ ​ ‌‍​‌​ ‍‌‌‍​ ​ ​​‌‍‌‍‌‍​‌‌‍‌‌​ ‌ ​‍‌‌​ ​‍​ ​‍​‍‌‌​ ‌‌‌​‌​​‍ ‍‌ ‌​‌‍‌‌‌ ‍​‌ ‌​​ ‌‍​‍‌‍​‌‌ ​ ‌‍‌‌‌‌‌‌‌ ​‍‌‍ ​​ ‌‌‍‍​‌ ‌​‌ ‌​‌ ​​​‍‌‌​ ​ ‌​​‌​‍‌‌​ ​‍‌​‌‍​‍‌‌​ ​‍‌​‌‍‌‍ ​‌‍ ‌‍​ ‌‍​‌‌‍ ​‌‍‍​‌‍ ‌ ​ ‌ ‌​​‍‌‌​ ​ ‌​​‌​ ​ ​ ​ ​ ​ ​ ​ ​‍‌‍‌‍‍‌‌‍‌​​ ‌​ ​‌​ ‌ ‌‍‌‍​ ‌​‌‍​‍‌‍‌‌‌‍‌​‌‍‌‌​‍ ‌‌‍‌​​ ​ ‌‍​‌​ ‌ ​‍ ‌​ ‌​​ ​ ​ ‌‌‌‍​‍​‍ ‌‌‍​‌‌‍‌‍‌‍​‌​ ‍​​‍ ‌‌‍‌‌‌‍​ ​ ‍‌​ ‌‍​ ​‌‌‍​ ​ ‍​​ ​‌​ ‍‌​ ​‌‌‍​‌​ ‌ ​‍‌‍‌ ‌​‌ ‍‌‌ ​​‌‍‌‌​ ‌‌ ‌ ‌‍ ‌ ​‍‌‍‍ ​‍‌‍‌ ​​‌‍​‌‌ ‌​‌‍‍​​ ‌‌‍​ ‌‍ ‌‍ ‍‌ ‌​‌‍‌‌‌‍ ‍‌ ‌​​‍‌‌​ ‌‌‌​​‍‌‌ ‌‍‍ ‌‍‌‌‌ ‍‌​‍‌‌​ ​ ‌​‌​​‍‌‌​ ​ ‌​‌​​‍‌‌​ ​‍​ ​‍​ ‍‌‌‍‌‍‌‍​ ‌‍​ ‌‍‌​​ ‌‍‌‍‌‌‌‍​ ‌‍‌‌‌‍‌​​ ​‌‌‍​‌​‍‌‌​ ​‍​ ​‍​‍‌‌​ ‌‌‌​‌​​‍ ‍‌‍​ ‌‍‍​‌‍‍‌‌‍ ​‌‍‌​‌ ​‍‌‍‌‌‌‍ ‍​‍‌‌​ ‌‌‌​​‍‌‌ ‌‍‍ ‌‍‌‌‌ ‍‌​‍‌‌​ ​ ‌​‌​​‍‌‌​ ​ ‌​‌​​‍‌‌​ ​‍​ ​‍‌‍​ ‌‍‌‌‌‍​‌​ ​ ‌‍​‌​ ‍‌‌‍​ ​ ​​‌‍‌‍‌‍​‌‌‍‌‌​ ‌ ​‍‌‌​ ​‍​ ​‍​‍‌‌​ ‌‌‌​‌​​‍ ‍‌ ‌​‌‍‌‌‌ ‍​‌ ‌​​‍‌‍‌ ​​‌‍‌‌‌ ​‍‌ ​ ‌ ​​‌‍‌‌‌‍​ ‌ ‌​‌‍‍‌‌ ‌‍‌‍‌‌​ ‌‌ ​​‌ ‌‌‌‍​‍‌‍ ​‌‍‍‌‌ ​ ‌‍‍​‌‍‌‌‌‍‌​​‍​‍‌ ‌ Dr Jason
Alexandra​​​​‌ ‍ ​‍​‍‌‍ ‌ ​‍‌‍‍‌‌‍‌ ‌‍‍‌‌‍ ‍​‍​‍​ ‍‍​‍​‍‌ ​ ‌‍​‌‌‍ ‍‌‍‍‌‌ ‌​‌ ‍‌​‍ ‍‌‍‍‌‌‍ ​‍​‍​‍ ​​‍​‍‌‍‍​‌ ​‍‌‍‌‌‌‍‌‍​‍​‍​ ‍‍​‍​‍‌‍‍​‌ ‌​‌ ‌​‌ ​​​ ‍‍​‍ ​‍ ‌‍ ​‌‍ ‌‍​ ‌‍​‌‌‍ ​‌‍‍​‌‍ ‌ ​ ‌ ‌​​ ‍‍​ ​ ​ ​ ​ ​ ​ ​ ​‍ ‌‍‍‌‌‍ ‍‌ ‌​‌‍‌‌‌‍ ‍‌ ‌​​‍ ‌‍‌‌‌‍‌​‌‍‍‌‌ ‌​​‍ ‌‍ ‌‌‍ ‌‍‌​‌‍‌‌​ ‌‌ ​​‌ ​‍‌‍‌‌‌ ​ ‌‍‌‌‌‍ ‍‌ ‌​‌‍​‌‌ ‌​‌‍‍‌‌‍ ‌‍ ‍​ ‍ ‌‍‍‌‌‍‌​​ ‌​ ​‌​ ‌ ‌‍‌‍​ ‌​‌‍​‍‌‍‌‌‌‍‌​‌‍‌‌​‍ ‌‌‍‌​​ ​ ‌‍​‌​ ‌ ​‍ ‌​ ‌​​ ​ ​ ‌‌‌‍​‍​‍ ‌‌‍​‌‌‍‌‍‌‍​‌​ ‍​​‍ ‌‌‍‌‌‌‍​ ​ ‍‌​ ‌‍​ ​‌‌‍​ ​ ‍​​ ​‌​ ‍‌​ ​‌‌‍​‌​ ‌ ​ ‍ ‌ ‌​‌ ‍‌‌ ​​‌‍‌‌​ ‌‌ ‌ ‌‍ ‌ ​‍‌‍‍ ​ ‍ ‌ ​​‌‍​‌‌ ‌​‌‍‍​​ ‌‌‍​ ‌‍ ‌‍ ‍‌ ‌​‌‍‌‌‌‍ ‍‌ ‌​​‍‌‌​ ‌‌‌​​‍‌‌ ‌‍‍ ‌‍‌‌‌ ‍‌​‍‌‌​ ​ ‌​‌​​‍‌‌​ ​ ‌​‌​​‍‌‌​ ​‍​ ​‍​ ‍‌‌‍‌‍‌‍​ ‌‍​ ‌‍‌​​ ‌‍‌‍‌‌‌‍​ ‌‍‌‌‌‍‌​​ ​‌‌‍​‌​‍‌‌​ ​‍​ ​‍​‍‌‌​ ‌‌‌​‌​​‍ ‍‌‍​ ‌‍‍​‌‍‍‌‌‍ ​‌‍‌​‌ ​‍‌‍‌‌‌‍ ‍​‍‌‌​ ‌‌‌​​‍‌‌ ‌‍‍ ‌‍‌‌‌ ‍‌​‍‌‌​ ​ ‌​‌​​‍‌‌​ ​ ‌​‌​​‍‌‌​ ​‍​ ​‍​ ‍​​ ​ ‌‍​ ​ ‌ ‌‍‌‌‌‍‌‌‌‍​ ‌‍‌‌‌‍​‌‌‍‌​‌‍​ ​ ​‌​‍‌‌​ ​‍​ ​‍​‍‌‌​ ‌‌‌​‌​​‍ ‍‌ ‌​‌‍‌‌‌ ‍​‌ ‌​​ ‌‍​‍‌‍​‌‌ ​ ‌‍‌‌‌‌‌‌‌ ​‍‌‍ ​​ ‌‌‍‍​‌ ‌​‌ ‌​‌ ​​​‍‌‌​ ​ ‌​​‌​‍‌‌​ ​‍‌​‌‍​‍‌‌​ ​‍‌​‌‍‌‍ ​‌‍ ‌‍​ ‌‍​‌‌‍ ​‌‍‍​‌‍ ‌ ​ ‌ ‌​​‍‌‌​ ​ ‌​​‌​ ​ ​ ​ ​ ​ ​ ​ ​‍‌‍‌‍‍‌‌‍‌​​ ‌​ ​‌​ ‌ ‌‍‌‍​ ‌​‌‍​‍‌‍‌‌‌‍‌​‌‍‌‌​‍ ‌‌‍‌​​ ​ ‌‍​‌​ ‌ ​‍ ‌​ ‌​​ ​ ​ ‌‌‌‍​‍​‍ ‌‌‍​‌‌‍‌‍‌‍​‌​ ‍​​‍ ‌‌‍‌‌‌‍​ ​ ‍‌​ ‌‍​ ​‌‌‍​ ​ ‍​​ ​‌​ ‍‌​ ​‌‌‍​‌​ ‌ ​‍‌‍‌ ‌​‌ ‍‌‌ ​​‌‍‌‌​ ‌‌ ‌ ‌‍ ‌ ​‍‌‍‍ ​‍‌‍‌ ​​‌‍​‌‌ ‌​‌‍‍​​ ‌‌‍​ ‌‍ ‌‍ ‍‌ ‌​‌‍‌‌‌‍ ‍‌ ‌​​‍‌‌​ ‌‌‌​​‍‌‌ ‌‍‍ ‌‍‌‌‌ ‍‌​‍‌‌​ ​ ‌​‌​​‍‌‌​ ​ ‌​‌​​‍‌‌​ ​‍​ ​‍​ ‍‌‌‍‌‍‌‍​ ‌‍​ ‌‍‌​​ ‌‍‌‍‌‌‌‍​ ‌‍‌‌‌‍‌​​ ​‌‌‍​‌​‍‌‌​ ​‍​ ​‍​‍‌‌​ ‌‌‌​‌​​‍ ‍‌‍​ ‌‍‍​‌‍‍‌‌‍ ​‌‍‌​‌ ​‍‌‍‌‌‌‍ ‍​‍‌‌​ ‌‌‌​​‍‌‌ ‌‍‍ ‌‍‌‌‌ ‍‌​‍‌‌​ ​ ‌​‌​​‍‌‌​ ​ ‌​‌​​‍‌‌​ ​‍​ ​‍​ ‍​​ ​ ‌‍​ ​ ‌ ‌‍‌‌‌‍‌‌‌‍​ ‌‍‌‌‌‍​‌‌‍‌​‌‍​ ​ ​‌​‍‌‌​ ​‍​ ​‍​‍‌‌​ ‌‌‌​‌​​‍ ‍‌ ‌​‌‍‌‌‌ ‍​‌ ‌​​‍‌‍‌ ​​‌‍‌‌‌ ​‍‌ ​ ‌ ​​‌‍‌‌‌‍​ ‌ ‌​‌‍‍‌‌ ‌‍‌‍‌‌​ ‌‌ ​​‌ ‌‌‌‍​‍‌‍ ​‌‍‍‌‌ ​ ‌‍‍​‌‍‌‌‌‍‌​​‍​‍‌ ‌ (ANU).​​​​‌ ‍ ​‍​‍‌‍ ‌ ​‍‌‍‍‌‌‍‌ ‌‍‍‌‌‍ ‍​‍​‍​ ‍‍​‍​‍‌ ​ ‌‍​‌‌‍ ‍‌‍‍‌‌ ‌​‌ ‍‌​‍ ‍‌‍‍‌‌‍ ​‍​‍​‍ ​​‍​‍‌‍‍​‌ ​‍‌‍‌‌‌‍‌‍​‍​‍​ ‍‍​‍​‍‌‍‍​‌ ‌​‌ ‌​‌ ​​​ ‍‍​‍ ​‍ ‌‍ ​‌‍ ‌‍​ ‌‍​‌‌‍ ​‌‍‍​‌‍ ‌ ​ ‌ ‌​​ ‍‍​ ​ ​ ​ ​ ​ ​ ​ ​‍ ‌‍‍‌‌‍ ‍‌ ‌​‌‍‌‌‌‍ ‍‌ ‌​​‍ ‌‍‌‌‌‍‌​‌‍‍‌‌ ‌​​‍ ‌‍ ‌‌‍ ‌‍‌​‌‍‌‌​ ‌‌ ​​‌ ​‍‌‍‌‌‌ ​ ‌‍‌‌‌‍ ‍‌ ‌​‌‍​‌‌ ‌​‌‍‍‌‌‍ ‌‍ ‍​ ‍ ‌‍‍‌‌‍‌​​ ‌​ ​‌​ ‌ ‌‍‌‍​ ‌​‌‍​‍‌‍‌‌‌‍‌​‌‍‌‌​‍ ‌‌‍‌​​ ​ ‌‍​‌​ ‌ ​‍ ‌​ ‌​​ ​ ​ ‌‌‌‍​‍​‍ ‌‌‍​‌‌‍‌‍‌‍​‌​ ‍​​‍ ‌‌‍‌‌‌‍​ ​ ‍‌​ ‌‍​ ​‌‌‍​ ​ ‍​​ ​‌​ ‍‌​ ​‌‌‍​‌​ ‌ ​ ‍ ‌ ‌​‌ ‍‌‌ ​​‌‍‌‌​ ‌‌ ‌ ‌‍ ‌ ​‍‌‍‍ ​ ‍ ‌ ​​‌‍​‌‌ ‌​‌‍‍​​ ‌‌‍​ ‌‍ ‌‍ ‍‌ ‌​‌‍‌‌‌‍ ‍‌ ‌​​‍‌‌​ ‌‌‌​​‍‌‌ ‌‍‍ ‌‍‌‌‌ ‍‌​‍‌‌​ ​ ‌​‌​​‍‌‌​ ​ ‌​‌​​‍‌‌​ ​‍​ ​‍​ ‍‌‌‍‌‍‌‍​ ‌‍​ ‌‍‌​​ ‌‍‌‍‌‌‌‍​ ‌‍‌‌‌‍‌​​ ​‌‌‍​‌​‍‌‌​ ​‍​ ​‍​‍‌‌​ ‌‌‌​‌​​‍ ‍‌‍​ ‌‍‍​‌‍‍‌‌‍ ​‌‍‌​‌ ​‍‌‍‌‌‌‍ ‍​‍‌‌​ ‌‌‌​​‍‌‌ ‌‍‍ ‌‍‌‌‌ ‍‌​‍‌‌​ ​ ‌​‌​​‍‌‌​ ​ ‌​‌​​‍‌‌​ ​‍​ ​‍​ ‌‍‌‍‌​​ ‌‍‌‍‌‍​ ‍​‌‍​‍‌‍​‍​ ‍‌​ ‌​​ ‍​‌‍‌​‌‍‌​​‍‌‌​ ​‍​ ​‍​‍‌‌​ ‌‌‌​‌​​‍ ‍‌ ‌​‌‍‌‌‌ ‍​‌ ‌​​ ‌‍​‍‌‍​‌‌ ​ ‌‍‌‌‌‌‌‌‌ ​‍‌‍ ​​ ‌‌‍‍​‌ ‌​‌ ‌​‌ ​​​‍‌‌​ ​ ‌​​‌​‍‌‌​ ​‍‌​‌‍​‍‌‌​ ​‍‌​‌‍‌‍ ​‌‍ ‌‍​ ‌‍​‌‌‍ ​‌‍‍​‌‍ ‌ ​ ‌ ‌​​‍‌‌​ ​ ‌​​‌​ ​ ​ ​ ​ ​ ​ ​ ​‍‌‍‌‍‍‌‌‍‌​​ ‌​ ​‌​ ‌ ‌‍‌‍​ ‌​‌‍​‍‌‍‌‌‌‍‌​‌‍‌‌​‍ ‌‌‍‌​​ ​ ‌‍​‌​ ‌ ​‍ ‌​ ‌​​ ​ ​ ‌‌‌‍​‍​‍ ‌‌‍​‌‌‍‌‍‌‍​‌​ ‍​​‍ ‌‌‍‌‌‌‍​ ​ ‍‌​ ‌‍​ ​‌‌‍​ ​ ‍​​ ​‌​ ‍‌​ ​‌‌‍​‌​ ‌ ​‍‌‍‌ ‌​‌ ‍‌‌ ​​‌‍‌‌​ ‌‌ ‌ ‌‍ ‌ ​‍‌‍‍ ​‍‌‍‌ ​​‌‍​‌‌ ‌​‌‍‍​​ ‌‌‍​ ‌‍ ‌‍ ‍‌ ‌​‌‍‌‌‌‍ ‍‌ ‌​​‍‌‌​ ‌‌‌​​‍‌‌ ‌‍‍ ‌‍‌‌‌ ‍‌​‍‌‌​ ​ ‌​‌​​‍‌‌​ ​ ‌​‌​​‍‌‌​ ​‍​ ​‍​ ‍‌‌‍‌‍‌‍​ ‌‍​ ‌‍‌​​ ‌‍‌‍‌‌‌‍​ ‌‍‌‌‌‍‌​​ ​‌‌‍​‌​‍‌‌​ ​‍​ ​‍​‍‌‌​ ‌‌‌​‌​​‍ ‍‌‍​ ‌‍‍​‌‍‍‌‌‍ ​‌‍‌​‌ ​‍‌‍‌‌‌‍ ‍​‍‌‌​ ‌‌‌​​‍‌‌ ‌‍‍ ‌‍‌‌‌ ‍‌​‍‌‌​ ​ ‌​‌​​‍‌‌​ ​ ‌​‌​​‍‌‌​ ​‍​ ​‍​ ‌‍‌‍‌​​ ‌‍‌‍‌‍​ ‍​‌‍​‍‌‍​‍​ ‍‌​ ‌​​ ‍​‌‍‌​‌‍‌​​‍‌‌​ ​‍​ ​‍​‍‌‌​ ‌‌‌​‌​​‍ ‍‌ ‌​‌‍‌‌‌ ‍​‌ ‌​​‍‌‍‌ ​​‌‍‌‌‌ ​‍‌ ​ ‌ ​​‌‍‌‌‌‍​ ‌ ‌​‌‍‍‌‌ ‌‍‌‍‌‌​ ‌‌ ​​‌ ‌‌‌‍​‍‌‍ ​‌‍‍‌‌ ​ ‌‍‍​‌‍‌‌‌‍‌​​‍​‍‌ ‌
Australia is well positioned to develop large quantities of
sustainably-sourced low-carbon liquid fuels. Australia’s large land
masses for growing sustainable biomass, world-class solar and wind
energy potential for renewable-powered processing and existing
high-quality refining and export infrastructure make it a natural
producer of sustainable fuels.​​​​‌ ‍ ​‍​‍‌‍ ‌ ​‍‌‍‍‌‌‍‌ ‌‍‍‌‌‍ ‍​‍​‍​ ‍‍​‍​‍‌ ​ ‌‍​‌‌‍ ‍‌‍‍‌‌ ‌​‌ ‍‌​‍ ‍‌‍‍‌‌‍ ​‍​‍​‍ ​​‍​‍‌‍‍​‌ ​‍‌‍‌‌‌‍‌‍​‍​‍​ ‍‍​‍​‍‌‍‍​‌ ‌​‌ ‌​‌ ​​​ ‍‍​‍ ​‍ ‌‍ ​‌‍ ‌‍​ ‌‍​‌‌‍ ​‌‍‍​‌‍ ‌ ​ ‌ ‌​​ ‍‍​ ​ ​ ​ ​ ​ ​ ​ ​‍ ‌‍‍‌‌‍ ‍‌ ‌​‌‍‌‌‌‍ ‍‌ ‌​​‍ ‌‍‌‌‌‍‌​‌‍‍‌‌ ‌​​‍ ‌‍ ‌‌‍ ‌‍‌​‌‍‌‌​ ‌‌ ​​‌ ​‍‌‍‌‌‌ ​ ‌‍‌‌‌‍ ‍‌ ‌​‌‍​‌‌ ‌​‌‍‍‌‌‍ ‌‍ ‍​ ‍ ‌‍‍‌‌‍‌​​ ‌​ ​‌​ ‌ ‌‍‌‍​ ‌​‌‍​‍‌‍‌‌‌‍‌​‌‍‌‌​‍ ‌‌‍‌​​ ​ ‌‍​‌​ ‌ ​‍ ‌​ ‌​​ ​ ​ ‌‌‌‍​‍​‍ ‌‌‍​‌‌‍‌‍‌‍​‌​ ‍​​‍ ‌‌‍‌‌‌‍​ ​ ‍‌​ ‌‍​ ​‌‌‍​ ​ ‍​​ ​‌​ ‍‌​ ​‌‌‍​‌​ ‌ ​ ‍ ‌ ‌​‌ ‍‌‌ ​​‌‍‌‌​ ‌‌ ‌ ‌‍ ‌ ​‍‌‍‍ ​ ‍ ‌ ​​‌‍​‌‌ ‌​‌‍‍​​ ‌‌‍​ ‌‍ ‌‍ ‍‌ ‌​‌‍‌‌‌‍ ‍‌ ‌​​‍‌‌​ ‌‌‌​​‍‌‌ ‌‍‍ ‌‍‌‌‌ ‍‌​‍‌‌​ ​ ‌​‌​​‍‌‌​ ​ ‌​‌​​‍‌‌​ ​‍​ ​‍‌‍‌‌​ ‌​​ ​‍​ ‌​​ ​‍​ ‌​‌‍‌‌​ ​ ​ ​‌​ ‌‍‌‍​‌‌‍‌​​‍‌‌​ ​‍​ ​‍​‍‌‌​ ‌‌‌​‌​​‍ ‍‌‍​ ‌‍‍​‌‍‍‌‌‍ ​‌‍‌​‌ ​‍‌‍‌‌‌‍ ‍​‍‌‌​ ‌‌‌​​‍‌‌ ‌‍‍ ‌‍‌‌‌ ‍‌​‍‌‌​ ​ ‌​‌​​‍‌‌​ ​ ‌​‌​​‍‌‌​ ​‍​ ​‍​ ‍​‌‍‌‍‌‍​ ‌‍​ ​ ‌ ​ ‌​‌‍​ ‌‍​ ​ ​​​ ‌‍​ ​​​ ‌​​‍‌‌​ ​‍​ ​‍​‍‌‌​ ‌‌‌​‌​​‍ ‍‌ ‌​‌‍‌‌‌ ‍​‌ ‌​​ ‌‍​‍‌‍​‌‌ ​ ‌‍‌‌‌‌‌‌‌ ​‍‌‍ ​​ ‌‌‍‍​‌ ‌​‌ ‌​‌ ​​​‍‌‌​ ​ ‌​​‌​‍‌‌​ ​‍‌​‌‍​‍‌‌​ ​‍‌​‌‍‌‍ ​‌‍ ‌‍​ ‌‍​‌‌‍ ​‌‍‍​‌‍ ‌ ​ ‌ ‌​​‍‌‌​ ​ ‌​​‌​ ​ ​ ​ ​ ​ ​ ​ ​‍‌‍‌‍‍‌‌‍‌​​ ‌​ ​‌​ ‌ ‌‍‌‍​ ‌​‌‍​‍‌‍‌‌‌‍‌​‌‍‌‌​‍ ‌‌‍‌​​ ​ ‌‍​‌​ ‌ ​‍ ‌​ ‌​​ ​ ​ ‌‌‌‍​‍​‍ ‌‌‍​‌‌‍‌‍‌‍​‌​ ‍​​‍ ‌‌‍‌‌‌‍​ ​ ‍‌​ ‌‍​ ​‌‌‍​ ​ ‍​​ ​‌​ ‍‌​ ​‌‌‍​‌​ ‌ ​‍‌‍‌ ‌​‌ ‍‌‌ ​​‌‍‌‌​ ‌‌ ‌ ‌‍ ‌ ​‍‌‍‍ ​‍‌‍‌ ​​‌‍​‌‌ ‌​‌‍‍​​ ‌‌‍​ ‌‍ ‌‍ ‍‌ ‌​‌‍‌‌‌‍ ‍‌ ‌​​‍‌‌​ ‌‌‌​​‍‌‌ ‌‍‍ ‌‍‌‌‌ ‍‌​‍‌‌​ ​ ‌​‌​​‍‌‌​ ​ ‌​‌​​‍‌‌​ ​‍​ ​‍‌‍‌‌​ ‌​​ ​‍​ ‌​​ ​‍​ ‌​‌‍‌‌​ ​ ​ ​‌​ ‌‍‌‍​‌‌‍‌​​‍‌‌​ ​‍​ ​‍​‍‌‌​ ‌‌‌​‌​​‍ ‍‌‍​ ‌‍‍​‌‍‍‌‌‍ ​‌‍‌​‌ ​‍‌‍‌‌‌‍ ‍​‍‌‌​ ‌‌‌​​‍‌‌ ‌‍‍ ‌‍‌‌‌ ‍‌​‍‌‌​ ​ ‌​‌​​‍‌‌​ ​ ‌​‌​​‍‌‌​ ​‍​ ​‍​ ‍​‌‍‌‍‌‍​ ‌‍​ ​ ‌ ​ ‌​‌‍​ ‌‍​ ​ ​​​ ‌‍​ ​​​ ‌​​‍‌‌​ ​‍​ ​‍​‍‌‌​ ‌‌‌​‌​​‍ ‍‌ ‌​‌‍‌‌‌ ‍​‌ ‌​​‍‌‍‌ ​​‌‍‌‌‌ ​‍‌ ​ ‌ ​​‌‍‌‌‌‍​ ‌ ‌​‌‍‍‌‌ ‌‍‌‍‌‌​ ‌‌ ​​‌ ‌‌‌‍​‍‌‍ ​‌‍‍‌‌ ​ ‌‍‍​‌‍‌‌‌‍‌​​‍​‍‌ ‌
In 2021, researchers from The Superpower Institute authored the
Low Carbon Landscapes Discussion Paper​​​​‌ ‍ ​‍​‍‌‍ ‌ ​‍‌‍‍‌‌‍‌ ‌‍‍‌‌‍ ‍​‍​‍​ ‍‍​‍​‍‌ ​ ‌‍​‌‌‍ ‍‌‍‍‌‌ ‌​‌ ‍‌​‍ ‍‌‍‍‌‌‍ ​‍​‍​‍ ​​‍​‍‌‍‍​‌ ​‍‌‍‌‌‌‍‌‍​‍​‍​ ‍‍​‍​‍‌‍‍​‌ ‌​‌ ‌​‌ ​​​ ‍‍​‍ ​‍ ‌‍ ​‌‍ ‌‍​ ‌‍​‌‌‍ ​‌‍‍​‌‍ ‌ ​ ‌ ‌​​ ‍‍​ ​ ​ ​ ​ ​ ​ ​ ​‍ ‌‍‍‌‌‍ ‍‌ ‌​‌‍‌‌‌‍ ‍‌ ‌​​‍ ‌‍‌‌‌‍‌​‌‍‍‌‌ ‌​​‍ ‌‍ ‌‌‍ ‌‍‌​‌‍‌‌​ ‌‌ ​​‌ ​‍‌‍‌‌‌ ​ ‌‍‌‌‌‍ ‍‌ ‌​‌‍​‌‌ ‌​‌‍‍‌‌‍ ‌‍ ‍​ ‍ ‌‍‍‌‌‍‌​​ ‌​ ​‌​ ‌ ‌‍‌‍​ ‌​‌‍​‍‌‍‌‌‌‍‌​‌‍‌‌​‍ ‌‌‍‌​​ ​ ‌‍​‌​ ‌ ​‍ ‌​ ‌​​ ​ ​ ‌‌‌‍​‍​‍ ‌‌‍​‌‌‍‌‍‌‍​‌​ ‍​​‍ ‌‌‍‌‌‌‍​ ​ ‍‌​ ‌‍​ ​‌‌‍​ ​ ‍​​ ​‌​ ‍‌​ ​‌‌‍​‌​ ‌ ​ ‍ ‌ ‌​‌ ‍‌‌ ​​‌‍‌‌​ ‌‌ ‌ ‌‍ ‌ ​‍‌‍‍ ​ ‍ ‌ ​​‌‍​‌‌ ‌​‌‍‍​​ ‌‌‍​ ‌‍ ‌‍ ‍‌ ‌​‌‍‌‌‌‍ ‍‌ ‌​​‍‌‌​ ‌‌‌​​‍‌‌ ‌‍‍ ‌‍‌‌‌ ‍‌​‍‌‌​ ​ ‌​‌​​‍‌‌​ ​ ‌​‌​​‍‌‌​ ​‍​ ​‍​ ​‌‌‍​‌​ ‌ ​ ‍​​ ​​‌‍​ ​ ‌‍​ ​​​ ​‌​ ‌​​ ​‌‌‍‌‍​‍‌‌​ ​‍​ ​‍​‍‌‌​ ‌‌‌​‌​​‍ ‍‌‍​ ‌‍‍​‌‍‍‌‌‍ ​‌‍‌​‌ ​‍‌‍‌‌‌‍ ‍​‍‌‌​ ‌‌‌​​‍‌‌ ‌‍‍ ‌‍‌‌‌ ‍‌​‍‌‌​ ​ ‌​‌​​‍‌‌​ ​ ‌​‌​​‍‌‌​ ​‍​ ​‍‌‍​‍​ ‌‌​ ‍‌‌‍​ ‌‍​ ‌‍​‌​ ​​​ ‌‌‌‍​‌​ ​ ​ ‌​​ ​‍​‍‌‌​ ​‍​ ​‍​‍‌‌​ ‌‌‌​‌​​‍ ‍‌ ‌​‌‍‌‌‌ ‍​‌ ‌​​ ‌‍​‍‌‍​‌‌ ​ ‌‍‌‌‌‌‌‌‌ ​‍‌‍ ​​ ‌‌‍‍​‌ ‌​‌ ‌​‌ ​​​‍‌‌​ ​ ‌​​‌​‍‌‌​ ​‍‌​‌‍​‍‌‌​ ​‍‌​‌‍‌‍ ​‌‍ ‌‍​ ‌‍​‌‌‍ ​‌‍‍​‌‍ ‌ ​ ‌ ‌​​‍‌‌​ ​ ‌​​‌​ ​ ​ ​ ​ ​ ​ ​ ​‍‌‍‌‍‍‌‌‍‌​​ ‌​ ​‌​ ‌ ‌‍‌‍​ ‌​‌‍​‍‌‍‌‌‌‍‌​‌‍‌‌​‍ ‌‌‍‌​​ ​ ‌‍​‌​ ‌ ​‍ ‌​ ‌​​ ​ ​ ‌‌‌‍​‍​‍ ‌‌‍​‌‌‍‌‍‌‍​‌​ ‍​​‍ ‌‌‍‌‌‌‍​ ​ ‍‌​ ‌‍​ ​‌‌‍​ ​ ‍​​ ​‌​ ‍‌​ ​‌‌‍​‌​ ‌ ​‍‌‍‌ ‌​‌ ‍‌‌ ​​‌‍‌‌​ ‌‌ ‌ ‌‍ ‌ ​‍‌‍‍ ​‍‌‍‌ ​​‌‍​‌‌ ‌​‌‍‍​​ ‌‌‍​ ‌‍ ‌‍ ‍‌ ‌​‌‍‌‌‌‍ ‍‌ ‌​​‍‌‌​ ‌‌‌​​‍‌‌ ‌‍‍ ‌‍‌‌‌ ‍‌​‍‌‌​ ​ ‌​‌​​‍‌‌​ ​ ‌​‌​​‍‌‌​ ​‍​ ​‍​ ​‌‌‍​‌​ ‌ ​ ‍​​ ​​‌‍​ ​ ‌‍​ ​​​ ​‌​ ‌​​ ​‌‌‍‌‍​‍‌‌​ ​‍​ ​‍​‍‌‌​ ‌‌‌​‌​​‍ ‍‌‍​ ‌‍‍​‌‍‍‌‌‍ ​‌‍‌​‌ ​‍‌‍‌‌‌‍ ‍​‍‌‌​ ‌‌‌​​‍‌‌ ‌‍‍ ‌‍‌‌‌ ‍‌​‍‌‌​ ​ ‌​‌​​‍‌‌​ ​ ‌​‌​​‍‌‌​ ​‍​ ​‍‌‍​‍​ ‌‌​ ‍‌‌‍​ ‌‍​ ‌‍​‌​ ​​​ ‌‌‌‍​‌​ ​ ​ ‌​​ ​‍​‍‌‌​ ​‍​ ​‍​‍‌‌​ ‌‌‌​‌​​‍ ‍‌ ‌​‌‍‌‌‌ ‍​‌ ‌​​‍‌‍‌ ​​‌‍‌‌‌ ​‍‌ ​ ‌ ​​‌‍‌‌‌‍​ ‌ ‌​‌‍‍‌‌ ‌‍‌‍‌‌​ ‌‌ ​​‌ ‌‌‌‍​‍‌‍ ​‌‍‍‌‌ ​ ‌‍‍​‌‍‌‌‌‍‌​​‍​‍‌ ‌, outlining how the state